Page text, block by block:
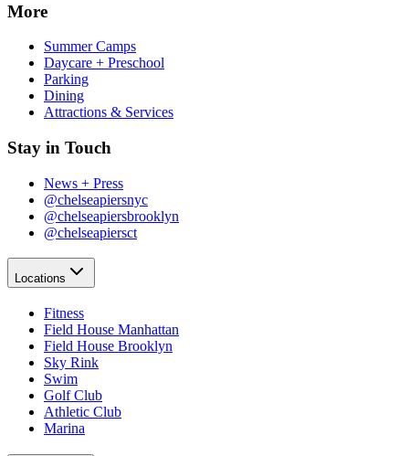
More​​​​‌ ‍ ​‍​‍‌‍ ‌ ​‍‌‍‍‌‌‍‌ ‌‍‍‌‌‍ ‍​‍​‍​ ‍‍​‍​‍‌ ​ ‌‍​‌‌‍ ‍‌‍‍‌‌ ‌​‌ ‍‌​‍ ‍‌‍‍‌‌‍ ​‍​‍​‍ ​​‍​‍‌‍‍​‌ ​‍‌‍‌‌‌‍‌‍​‍​‍​ ‍‍​‍​‍‌‍‍​‌ ‌​‌ ‌​‌ ​​‌ ​ ​ ‍‍​‍ ​‍ ‌‍​ ‌‍‍​‌‍‌‌‌‍ ​‌ ​ ‌‍‌‌‌‍​‌‌ ​​‌‍‍‌‌‍‌‌‌ ​‍‌ ​ ​‍ ‍‌ ​ ‌‍​‌‌‍ ‍‌‍‍‌‌ ‌​‌ ‍‌​‍ ‍‌ ​ ‌ ‌​‌ ‌‌‌‍‌​‌‍‍‌‌‍ ​‍ ‌‍‍‌‌‍ ‍‌ ‌​‌‍‌‌‌‍ ‍‌ ‌​​‍ ‌‍‌‌‌‍‌​‌‍‍‌‌ ‌​​‍ ‌‍ ‌‌‍ ‌‍‌​‌‍‌‌​ ‌‌ ​​‌ ​‍‌‍‌‌‌ ​ ‌‍‌‌‌‍ ‍‌ ‌​‌‍​‌‌ ‌​‌‍‍‌‌‍ ‌‍ ‍​ ‍ ‌‍‍‌‌‍‌​​ ‌‌‍‌‍‌‍ ‌‍ ‌ ‌​‌‍‌‌‌ ​‍​ ‍ ‌ ‌​‌ ‍‌‌ ​​‌‍‌‌​ ‌‌‍‌‍‌‍ ‌‍ ‌ ‌​‌‍‌‌‌ ​‍​ ‍ ‌ ​​‌‍​‌‌ ‌​‌‍‍​​ ‌‌‍​ ‌‍ ‌‍ ​‌ ‌‌‌‍ ‌‌‍ ‍‌ ​ ​‍‌‌​ ‌‌‌​​‍‌‌ ‌‍‍ ‌‍‌‌‌ ‍‌​‍‌‌​ ​ ‌​‌​​‍‌‌​ ​ ‌​‌​​‍‌‌​ ​‍​ ​‍​ ‌‌​ ​ ​ ‌‌​ ‍‌‌‍​ ​ ​‍‌‍‌​​ ‍​‌‍​‌​ ‍​​ ​ ​ ​ ​‍‌‌​ ​‍​ ​‍​‍‌‌​ ‌‌‌​‌​​‍ ‍‌ ‌​‌‍‍‌‌ ‌​‌‍ ​‌‍‌‌​ ‌‍​‍‌‍​‌‌ ​ ‌‍‌‌‌‌‌‌‌ ​‍‌‍ ​​ ‌‌‍‍​‌ ‌​‌ ‌​‌ ​​‌ ​ ​‍‌‌​ ​ ‌​​‌​‍‌‌​ ​‍‌​‌‍​‍‌‌​ ​‍‌​‌‍‌‍​ ‌‍‍​‌‍‌‌‌‍ ​‌ ​ ‌‍‌‌‌‍​‌‌ ​​‌‍‍‌‌‍‌‌‌ ​‍‌ ​ ​‍ ‍‌ ​ ‌‍​‌‌‍ ‍‌‍‍‌‌ ‌​‌ ‍‌​‍ ‍‌ ​ ‌ ‌​‌ ‌‌‌‍‌​‌‍‍‌‌‍ ​‍‌‍‌‍‍‌‌‍‌​​ ‌‌‍‌‍‌‍ ‌‍ ‌ ‌​‌‍‌‌‌ ​‍​‍‌‍‌ ‌​‌ ‍‌‌ ​​‌‍‌‌​ ‌‌‍‌‍‌‍ ‌‍ ‌ ‌​‌‍‌‌‌ ​‍​‍‌‍‌ ​​‌‍​‌‌ ‌​‌‍‍​​ ‌‌‍​ ‌‍ ‌‍ ​‌ ‌‌‌‍ ‌‌‍ ‍‌ ​ ​‍‌‌​ ‌‌‌​​‍‌‌ ‌‍‍ ‌‍‌‌‌ ‍‌​‍‌‌​ ​ ‌​‌​​‍‌‌​ ​ ‌​‌​​‍‌‌​ ​‍​ ​‍​ ‌‌​ ​ ​ ‌‌​ ‍‌‌‍​ ​ ​‍‌‍‌​​ ‍​‌‍​‌​ ‍​​ ​ ​ ​ ​‍‌‌​ ​‍​ ​‍​‍‌‌​ ‌‌‌​‌​​‍ ‍‌ ‌​‌‍‍‌‌ ‌​‌‍ ​‌‍‌‌​‍‌‍‌ ​​‌‍‌‌‌ ​‍‌ ​ ‌ ​​‌‍‌‌‌‍​ ‌ ‌​‌‍‍‌‌ ‌‍‌‍‌‌​ ‌‌ ​​‌ ‌‌‌‍​‍‌‍ ​‌‍‍‌‌ ​ ‌‍‍​‌‍‌‌‌‍‌​​‍​‍‌ ‌
Summer Camps​​​​‌ ‍ ​‍​‍‌‍ ‌ ​‍‌‍‍‌‌‍‌ ‌‍‍‌‌‍ ‍​‍​‍​ ‍‍​‍​‍‌ ​ ‌‍​‌‌‍ ‍‌‍‍‌‌ ‌​‌ ‍‌​‍ ‍‌‍‍‌‌‍ ​‍​‍​‍ ​​‍​‍‌‍‍​‌ ​‍‌‍‌‌‌‍‌‍​‍​‍​ ‍‍​‍​‍‌‍‍​‌ ‌​‌ ‌​‌ ​​‌ ​ ​ ‍‍​‍ ​‍ ‌‍​ ‌‍‍​‌‍‌‌‌‍ ​‌ ​ ‌‍‌‌‌‍​‌‌ ​​‌‍‍‌‌‍‌‌‌ ​‍‌ ​ ​‍ ‍‌ ​ ‌‍​‌‌‍ ‍‌‍‍‌‌ ‌​‌ ‍‌​‍ ‍‌ ​ ‌ ‌​‌ ‌‌‌‍‌​‌‍‍‌‌‍ ​‍ ‌‍‍‌‌‍ ‍‌ ‌​‌‍‌‌‌‍ ‍‌ ‌​​‍ ‌‍‌‌‌‍‌​‌‍‍‌‌ ‌​​‍ ‌‍ ‌‌‍ ‌‍‌​‌‍‌‌​ ‌‌ ​​‌ ​‍‌‍‌‌‌ ​ ‌‍‌‌‌‍ ‍‌ ‌​‌‍​‌‌ ‌​‌‍‍‌‌‍ ‌‍ ‍​ ‍ ‌‍‍‌‌‍‌​​ ‌‌‍‌‍‌‍ ‌‍ ‌ ‌​‌‍‌‌‌ ​‍​ ‍ ‌ ‌​‌ ‍‌‌ ​​‌‍‌‌​ ‌‌‍‌‍‌‍ ‌‍ ‌ ‌​‌‍‌‌‌ ​‍​ ‍ ‌ ​​‌‍​‌‌ ‌​‌‍‍​​ ‌‌‍​ ‌‍ ‌‍ ​‌ ‌‌‌‍ ‌‌‍ ‍‌ ​ ​‍‌‌​ ‌‌‌​​‍‌‌ ‌‍‍ ‌‍‌‌‌ ‍‌​‍‌‌​ ​ ‌​‌​​‍‌‌​ ​ ‌​‌​​‍‌‌​ ​‍​ ​‍​ ‌‌​ ​ ​ ‌‌​ ‍‌‌‍​ ​ ​‍‌‍‌​​ ‍​‌‍​‌​ ‍​​ ​ ​ ​ ​‍‌‌​ ​‍​ ​‍​‍‌‌​ ‌‌‌​‌​​‍ ‍‌‍ ​‌‍‍‌‌‍ ‍‌‍‍ ‌ ​ ​‍‌‌​ ‌‌‌​​‍‌‌ ‌‍‍ ‌‍‌‌‌ ‍‌​‍‌‌​ ​ ‌​‌​​‍‌‌​ ​ ‌​‌​​‍‌‌​ ​‍​ ​‍‌‍​ ​ ‌​‌‍​ ‌‍​‌‌‍​ ​ ​​‌‍​‌​ ‌​​ ‌ ​ ‍‌​ ‌‍‌‍‌​​‍‌‌​ ​‍​ ​‍​‍‌‌​ ‌‌‌​‌​​‍ ‍‌‍ ‍‌‍​‌‌‍ ‌‌‍‌‌​ ‌‍​‍‌‍​‌‌ ​ ‌‍‌‌‌‌‌‌‌ ​‍‌‍ ​​ ‌‌‍‍​‌ ‌​‌ ‌​‌ ​​‌ ​ ​‍‌‌​ ​ ‌​​‌​‍‌‌​ ​‍‌​‌‍​‍‌‌​ ​‍‌​‌‍‌‍​ ‌‍‍​‌‍‌‌‌‍ ​‌ ​ ‌‍‌‌‌‍​‌‌ ​​‌‍‍‌‌‍‌‌‌ ​‍‌ ​ ​‍ ‍‌ ​ ‌‍​‌‌‍ ‍‌‍‍‌‌ ‌​‌ ‍‌​‍ ‍‌ ​ ‌ ‌​‌ ‌‌‌‍‌​‌‍‍‌‌‍ ​‍‌‍‌‍‍‌‌‍‌​​ ‌‌‍‌‍‌‍ ‌‍ ‌ ‌​‌‍‌‌‌ ​‍​‍‌‍‌ ‌​‌ ‍‌‌ ​​‌‍‌‌​ ‌‌‍‌‍‌‍ ‌‍ ‌ ‌​‌‍‌‌‌ ​‍​‍‌‍‌ ​​‌‍​‌‌ ‌​‌‍‍​​ ‌‌‍​ ‌‍ ‌‍ ​‌ ‌‌‌‍ ‌‌‍ ‍‌ ​ ​‍‌‌​ ‌‌‌​​‍‌‌ ‌‍‍ ‌‍‌‌‌ ‍‌​‍‌‌​ ​ ‌​‌​​‍‌‌​ ​ ‌​‌​​‍‌‌​ ​‍​ ​‍​ ‌‌​ ​ ​ ‌‌​ ‍‌‌‍​ ​ ​‍‌‍‌​​ ‍​‌‍​‌​ ‍​​ ​ ​ ​ ​‍‌‌​ ​‍​ ​‍​‍‌‌​ ‌‌‌​‌​​‍ ‍‌‍ ​‌‍‍‌‌‍ ‍‌‍‍ ‌ ​ ​‍‌‌​ ‌‌‌​​‍‌‌ ‌‍‍ ‌‍‌‌‌ ‍‌​‍‌‌​ ​ ‌​‌​​‍‌‌​ ​ ‌​‌​​‍‌‌​ ​‍​ ​‍‌‍​ ​ ‌​‌‍​ ‌‍​‌‌‍​ ​ ​​‌‍​‌​ ‌​​ ‌ ​ ‍‌​ ‌‍‌‍‌​​‍‌‌​ ​‍​ ​‍​‍‌‌​ ‌‌‌​‌​​‍ ‍‌‍ ‍‌‍​‌‌‍ ‌‌‍‌‌​‍‌‍‌ ​​‌‍‌‌‌ ​‍‌ ​ ‌ ​​‌‍‌‌‌‍​ ‌ ‌​‌‍‍‌‌ ‌‍‌‍‌‌​ ‌‌ ​​‌ ‌‌‌‍​‍‌‍ ​‌‍‍‌‌ ​ ‌‍‍​‌‍‌‌‌‍‌​​‍​‍‌ ‌
Daycare + Preschool​​​​‌ ‍ ​‍​‍‌‍ ‌ ​‍‌‍‍‌‌‍‌ ‌‍‍‌‌‍ ‍​‍​‍​ ‍‍​‍​‍‌ ​ ‌‍​‌‌‍ ‍‌‍‍‌‌ ‌​‌ ‍‌​‍ ‍‌‍‍‌‌‍ ​‍​‍​‍ ​​‍​‍‌‍‍​‌ ​‍‌‍‌‌‌‍‌‍​‍​‍​ ‍‍​‍​‍‌‍‍​‌ ‌​‌ ‌​‌ ​​‌ ​ ​ ‍‍​‍ ​‍ ‌‍​ ‌‍‍​‌‍‌‌‌‍ ​‌ ​ ‌‍‌‌‌‍​‌‌ ​​‌‍‍‌‌‍‌‌‌ ​‍‌ ​ ​‍ ‍‌ ​ ‌‍​‌‌‍ ‍‌‍‍‌‌ ‌​‌ ‍‌​‍ ‍‌ ​ ‌ ‌​‌ ‌‌‌‍‌​‌‍‍‌‌‍ ​‍ ‌‍‍‌‌‍ ‍‌ ‌​‌‍‌‌‌‍ ‍‌ ‌​​‍ ‌‍‌‌‌‍‌​‌‍‍‌‌ ‌​​‍ ‌‍ ‌‌‍ ‌‍‌​‌‍‌‌​ ‌‌ ​​‌ ​‍‌‍‌‌‌ ​ ‌‍‌‌‌‍ ‍‌ ‌​‌‍​‌‌ ‌​‌‍‍‌‌‍ ‌‍ ‍​ ‍ ‌‍‍‌‌‍‌​​ ‌‌‍‌‍‌‍ ‌‍ ‌ ‌​‌‍‌‌‌ ​‍​ ‍ ‌ ‌​‌ ‍‌‌ ​​‌‍‌‌​ ‌‌‍‌‍‌‍ ‌‍ ‌ ‌​‌‍‌‌‌ ​‍​ ‍ ‌ ​​‌‍​‌‌ ‌​‌‍‍​​ ‌‌‍​ ‌‍ ‌‍ ​‌ ‌‌‌‍ ‌‌‍ ‍‌ ​ ​‍‌‌​ ‌‌‌​​‍‌‌ ‌‍‍ ‌‍‌‌‌ ‍‌​‍‌‌​ ​ ‌​‌​​‍‌‌​ ​ ‌​‌​​‍‌‌​ ​‍​ ​‍​ ‌‌​ ​ ​ ‌‌​ ‍‌‌‍​ ​ ​‍‌‍‌​​ ‍​‌‍​‌​ ‍​​ ​ ​ ​ ​‍‌‌​ ​‍​ ​‍​‍‌‌​ ‌‌‌​‌​​‍ ‍‌‍ ​‌‍‍‌‌‍ ‍‌‍‍ ‌ ​ ​‍‌‌​ ‌‌‌​​‍‌‌ ‌‍‍ ‌‍‌‌‌ ‍‌​‍‌‌​ ​ ‌​‌​​‍‌‌​ ​ ‌​‌​​‍‌‌​ ​‍​ ​‍​ ​ ​ ​‌​ ‍​​ ​ ​ ​ ​ ​‍​ ​ ‌‍​‌​ ‌‍​ ‌‍​ ‌‍‌‍​‌​‍‌‌​ ​‍​ ​‍​‍‌‌​ ‌‌‌​‌​​‍ ‍‌‍ ‍‌‍​‌‌‍ ‌‌‍‌‌​ ‌‍​‍‌‍​‌‌ ​ ‌‍‌‌‌‌‌‌‌ ​‍‌‍ ​​ ‌‌‍‍​‌ ‌​‌ ‌​‌ ​​‌ ​ ​‍‌‌​ ​ ‌​​‌​‍‌‌​ ​‍‌​‌‍​‍‌‌​ ​‍‌​‌‍‌‍​ ‌‍‍​‌‍‌‌‌‍ ​‌ ​ ‌‍‌‌‌‍​‌‌ ​​‌‍‍‌‌‍‌‌‌ ​‍‌ ​ ​‍ ‍‌ ​ ‌‍​‌‌‍ ‍‌‍‍‌‌ ‌​‌ ‍‌​‍ ‍‌ ​ ‌ ‌​‌ ‌‌‌‍‌​‌‍‍‌‌‍ ​‍‌‍‌‍‍‌‌‍‌​​ ‌‌‍‌‍‌‍ ‌‍ ‌ ‌​‌‍‌‌‌ ​‍​‍‌‍‌ ‌​‌ ‍‌‌ ​​‌‍‌‌​ ‌‌‍‌‍‌‍ ‌‍ ‌ ‌​‌‍‌‌‌ ​‍​‍‌‍‌ ​​‌‍​‌‌ ‌​‌‍‍​​ ‌‌‍​ ‌‍ ‌‍ ​‌ ‌‌‌‍ ‌‌‍ ‍‌ ​ ​‍‌‌​ ‌‌‌​​‍‌‌ ‌‍‍ ‌‍‌‌‌ ‍‌​‍‌‌​ ​ ‌​‌​​‍‌‌​ ​ ‌​‌​​‍‌‌​ ​‍​ ​‍​ ‌‌​ ​ ​ ‌‌​ ‍‌‌‍​ ​ ​‍‌‍‌​​ ‍​‌‍​‌​ ‍​​ ​ ​ ​ ​‍‌‌​ ​‍​ ​‍​‍‌‌​ ‌‌‌​‌​​‍ ‍‌‍ ​‌‍‍‌‌‍ ‍‌‍‍ ‌ ​ ​‍‌‌​ ‌‌‌​​‍‌‌ ‌‍‍ ‌‍‌‌‌ ‍‌​‍‌‌​ ​ ‌​‌​​‍‌‌​ ​ ‌​‌​​‍‌‌​ ​‍​ ​‍​ ​ ​ ​‌​ ‍​​ ​ ​ ​ ​ ​‍​ ​ ‌‍​‌​ ‌‍​ ‌‍​ ‌‍‌‍​‌​‍‌‌​ ​‍​ ​‍​‍‌‌​ ‌‌‌​‌​​‍ ‍‌‍ ‍‌‍​‌‌‍ ‌‌‍‌‌​‍‌‍‌ ​​‌‍‌‌‌ ​‍‌ ​ ‌ ​​‌‍‌‌‌‍​ ‌ ‌​‌‍‍‌‌ ‌‍‌‍‌‌​ ‌‌ ​​‌ ‌‌‌‍​‍‌‍ ​‌‍‍‌‌ ​ ‌‍‍​‌‍‌‌‌‍‌​​‍​‍‌ ‌
Parking​​​​‌ ‍ ​‍​‍‌‍ ‌ ​‍‌‍‍‌‌‍‌ ‌‍‍‌‌‍ ‍​‍​‍​ ‍‍​‍​‍‌ ​ ‌‍​‌‌‍ ‍‌‍‍‌‌ ‌​‌ ‍‌​‍ ‍‌‍‍‌‌‍ ​‍​‍​‍ ​​‍​‍‌‍‍​‌ ​‍‌‍‌‌‌‍‌‍​‍​‍​ ‍‍​‍​‍‌‍‍​‌ ‌​‌ ‌​‌ ​​‌ ​ ​ ‍‍​‍ ​‍ ‌‍​ ‌‍‍​‌‍‌‌‌‍ ​‌ ​ ‌‍‌‌‌‍​‌‌ ​​‌‍‍‌‌‍‌‌‌ ​‍‌ ​ ​‍ ‍‌ ​ ‌‍​‌‌‍ ‍‌‍‍‌‌ ‌​‌ ‍‌​‍ ‍‌ ​ ‌ ‌​‌ ‌‌‌‍‌​‌‍‍‌‌‍ ​‍ ‌‍‍‌‌‍ ‍‌ ‌​‌‍‌‌‌‍ ‍‌ ‌​​‍ ‌‍‌‌‌‍‌​‌‍‍‌‌ ‌​​‍ ‌‍ ‌‌‍ ‌‍‌​‌‍‌‌​ ‌‌ ​​‌ ​‍‌‍‌‌‌ ​ ‌‍‌‌‌‍ ‍‌ ‌​‌‍​‌‌ ‌​‌‍‍‌‌‍ ‌‍ ‍​ ‍ ‌‍‍‌‌‍‌​​ ‌‌‍‌‍‌‍ ‌‍ ‌ ‌​‌‍‌‌‌ ​‍​ ‍ ‌ ‌​‌ ‍‌‌ ​​‌‍‌‌​ ‌‌‍‌‍‌‍ ‌‍ ‌ ‌​‌‍‌‌‌ ​‍​ ‍ ‌ ​​‌‍​‌‌ ‌​‌‍‍​​ ‌‌‍​ ‌‍ ‌‍ ​‌ ‌‌‌‍ ‌‌‍ ‍‌ ​ ​‍‌‌​ ‌‌‌​​‍‌‌ ‌‍‍ ‌‍‌‌‌ ‍‌​‍‌‌​ ​ ‌​‌​​‍‌‌​ ​ ‌​‌​​‍‌‌​ ​‍​ ​‍​ ‌‌​ ​ ​ ‌‌​ ‍‌‌‍​ ​ ​‍‌‍‌​​ ‍​‌‍​‌​ ‍​​ ​ ​ ​ ​‍‌‌​ ​‍​ ​‍​‍‌‌​ ‌‌‌​‌​​‍ ‍‌‍ ​‌‍‍‌‌‍ ‍‌‍‍ ‌ ​ ​‍‌‌​ ‌‌‌​​‍‌‌ ‌‍‍ ‌‍‌‌‌ ‍‌​‍‌‌​ ​ ‌​‌​​‍‌‌​ ​ ‌​‌​​‍‌‌​ ​‍​ ​‍‌‍​‍​ ​​‌‍‌‍​ ‌‍‌‍‌‍​ ​‌‌‍‌‌‌‍‌‍​ ‌ ​ ​‌‌‍‌‍‌‍‌​​‍‌‌​ ​‍​ ​‍​‍‌‌​ ‌‌‌​‌​​‍ ‍‌‍ ‍‌‍​‌‌‍ ‌‌‍‌‌​ ‌‍​‍‌‍​‌‌ ​ ‌‍‌‌‌‌‌‌‌ ​‍‌‍ ​​ ‌‌‍‍​‌ ‌​‌ ‌​‌ ​​‌ ​ ​‍‌‌​ ​ ‌​​‌​‍‌‌​ ​‍‌​‌‍​‍‌‌​ ​‍‌​‌‍‌‍​ ‌‍‍​‌‍‌‌‌‍ ​‌ ​ ‌‍‌‌‌‍​‌‌ ​​‌‍‍‌‌‍‌‌‌ ​‍‌ ​ ​‍ ‍‌ ​ ‌‍​‌‌‍ ‍‌‍‍‌‌ ‌​‌ ‍‌​‍ ‍‌ ​ ‌ ‌​‌ ‌‌‌‍‌​‌‍‍‌‌‍ ​‍‌‍‌‍‍‌‌‍‌​​ ‌‌‍‌‍‌‍ ‌‍ ‌ ‌​‌‍‌‌‌ ​‍​‍‌‍‌ ‌​‌ ‍‌‌ ​​‌‍‌‌​ ‌‌‍‌‍‌‍ ‌‍ ‌ ‌​‌‍‌‌‌ ​‍​‍‌‍‌ ​​‌‍​‌‌ ‌​‌‍‍​​ ‌‌‍​ ‌‍ ‌‍ ​‌ ‌‌‌‍ ‌‌‍ ‍‌ ​ ​‍‌‌​ ‌‌‌​​‍‌‌ ‌‍‍ ‌‍‌‌‌ ‍‌​‍‌‌​ ​ ‌​‌​​‍‌‌​ ​ ‌​‌​​‍‌‌​ ​‍​ ​‍​ ‌‌​ ​ ​ ‌‌​ ‍‌‌‍​ ​ ​‍‌‍‌​​ ‍​‌‍​‌​ ‍​​ ​ ​ ​ ​‍‌‌​ ​‍​ ​‍​‍‌‌​ ‌‌‌​‌​​‍ ‍‌‍ ​‌‍‍‌‌‍ ‍‌‍‍ ‌ ​ ​‍‌‌​ ‌‌‌​​‍‌‌ ‌‍‍ ‌‍‌‌‌ ‍‌​‍‌‌​ ​ ‌​‌​​‍‌‌​ ​ ‌​‌​​‍‌‌​ ​‍​ ​‍‌‍​‍​ ​​‌‍‌‍​ ‌‍‌‍‌‍​ ​‌‌‍‌‌‌‍‌‍​ ‌ ​ ​‌‌‍‌‍‌‍‌​​‍‌‌​ ​‍​ ​‍​‍‌‌​ ‌‌‌​‌​​‍ ‍‌‍ ‍‌‍​‌‌‍ ‌‌‍‌‌​‍‌‍‌ ​​‌‍‌‌‌ ​‍‌ ​ ‌ ​​‌‍‌‌‌‍​ ‌ ‌​‌‍‍‌‌ ‌‍‌‍‌‌​ ‌‌ ​​‌ ‌‌‌‍​‍‌‍ ​‌‍‍‌‌ ​ ‌‍‍​‌‍‌‌‌‍‌​​‍​‍‌ ‌
Dining​​​​‌ ‍ ​‍​‍‌‍ ‌ ​‍‌‍‍‌‌‍‌ ‌‍‍‌‌‍ ‍​‍​‍​ ‍‍​‍​‍‌ ​ ‌‍​‌‌‍ ‍‌‍‍‌‌ ‌​‌ ‍‌​‍ ‍‌‍‍‌‌‍ ​‍​‍​‍ ​​‍​‍‌‍‍​‌ ​‍‌‍‌‌‌‍‌‍​‍​‍​ ‍‍​‍​‍‌‍‍​‌ ‌​‌ ‌​‌ ​​‌ ​ ​ ‍‍​‍ ​‍ ‌‍​ ‌‍‍​‌‍‌‌‌‍ ​‌ ​ ‌‍‌‌‌‍​‌‌ ​​‌‍‍‌‌‍‌‌‌ ​‍‌ ​ ​‍ ‍‌ ​ ‌‍​‌‌‍ ‍‌‍‍‌‌ ‌​‌ ‍‌​‍ ‍‌ ​ ‌ ‌​‌ ‌‌‌‍‌​‌‍‍‌‌‍ ​‍ ‌‍‍‌‌‍ ‍‌ ‌​‌‍‌‌‌‍ ‍‌ ‌​​‍ ‌‍‌‌‌‍‌​‌‍‍‌‌ ‌​​‍ ‌‍ ‌‌‍ ‌‍‌​‌‍‌‌​ ‌‌ ​​‌ ​‍‌‍‌‌‌ ​ ‌‍‌‌‌‍ ‍‌ ‌​‌‍​‌‌ ‌​‌‍‍‌‌‍ ‌‍ ‍​ ‍ ‌‍‍‌‌‍‌​​ ‌‌‍‌‍‌‍ ‌‍ ‌ ‌​‌‍‌‌‌ ​‍​ ‍ ‌ ‌​‌ ‍‌‌ ​​‌‍‌‌​ ‌‌‍‌‍‌‍ ‌‍ ‌ ‌​‌‍‌‌‌ ​‍​ ‍ ‌ ​​‌‍​‌‌ ‌​‌‍‍​​ ‌‌‍​ ‌‍ ‌‍ ​‌ ‌‌‌‍ ‌‌‍ ‍‌ ​ ​‍‌‌​ ‌‌‌​​‍‌‌ ‌‍‍ ‌‍‌‌‌ ‍‌​‍‌‌​ ​ ‌​‌​​‍‌‌​ ​ ‌​‌​​‍‌‌​ ​‍​ ​‍​ ‌‌​ ​ ​ ‌‌​ ‍‌‌‍​ ​ ​‍‌‍‌​​ ‍​‌‍​‌​ ‍​​ ​ ​ ​ ​‍‌‌​ ​‍​ ​‍​‍‌‌​ ‌‌‌​‌​​‍ ‍‌‍ ​‌‍‍‌‌‍ ‍‌‍‍ ‌ ​ ​‍‌‌​ ‌‌‌​​‍‌‌ ‌‍‍ ‌‍‌‌‌ ‍‌​‍‌‌​ ​ ‌​‌​​‍‌‌​ ​ ‌​‌​​‍‌‌​ ​‍​ ​‍​ ‍​‌‍‌‍‌‍‌​​ ‌‍​ ‍‌‌‍​‍‌‍‌‌​ ‌ ‌‍‌‍​ ‌​​ ‌​​ ​‍​‍‌‌​ ​‍​ ​‍​‍‌‌​ ‌‌‌​‌​​‍ ‍‌‍ ‍‌‍​‌‌‍ ‌‌‍‌‌​ ‌‍​‍‌‍​‌‌ ​ ‌‍‌‌‌‌‌‌‌ ​‍‌‍ ​​ ‌‌‍‍​‌ ‌​‌ ‌​‌ ​​‌ ​ ​‍‌‌​ ​ ‌​​‌​‍‌‌​ ​‍‌​‌‍​‍‌‌​ ​‍‌​‌‍‌‍​ ‌‍‍​‌‍‌‌‌‍ ​‌ ​ ‌‍‌‌‌‍​‌‌ ​​‌‍‍‌‌‍‌‌‌ ​‍‌ ​ ​‍ ‍‌ ​ ‌‍​‌‌‍ ‍‌‍‍‌‌ ‌​‌ ‍‌​‍ ‍‌ ​ ‌ ‌​‌ ‌‌‌‍‌​‌‍‍‌‌‍ ​‍‌‍‌‍‍‌‌‍‌​​ ‌‌‍‌‍‌‍ ‌‍ ‌ ‌​‌‍‌‌‌ ​‍​‍‌‍‌ ‌​‌ ‍‌‌ ​​‌‍‌‌​ ‌‌‍‌‍‌‍ ‌‍ ‌ ‌​‌‍‌‌‌ ​‍​‍‌‍‌ ​​‌‍​‌‌ ‌​‌‍‍​​ ‌‌‍​ ‌‍ ‌‍ ​‌ ‌‌‌‍ ‌‌‍ ‍‌ ​ ​‍‌‌​ ‌‌‌​​‍‌‌ ‌‍‍ ‌‍‌‌‌ ‍‌​‍‌‌​ ​ ‌​‌​​‍‌‌​ ​ ‌​‌​​‍‌‌​ ​‍​ ​‍​ ‌‌​ ​ ​ ‌‌​ ‍‌‌‍​ ​ ​‍‌‍‌​​ ‍​‌‍​‌​ ‍​​ ​ ​ ​ ​‍‌‌​ ​‍​ ​‍​‍‌‌​ ‌‌‌​‌​​‍ ‍‌‍ ​‌‍‍‌‌‍ ‍‌‍‍ ‌ ​ ​‍‌‌​ ‌‌‌​​‍‌‌ ‌‍‍ ‌‍‌‌‌ ‍‌​‍‌‌​ ​ ‌​‌​​‍‌‌​ ​ ‌​‌​​‍‌‌​ ​‍​ ​‍​ ‍​‌‍‌‍‌‍‌​​ ‌‍​ ‍‌‌‍​‍‌‍‌‌​ ‌ ‌‍‌‍​ ‌​​ ‌​​ ​‍​‍‌‌​ ​‍​ ​‍​‍‌‌​ ‌‌‌​‌​​‍ ‍‌‍ ‍‌‍​‌‌‍ ‌‌‍‌‌​‍‌‍‌ ​​‌‍‌‌‌ ​‍‌ ​ ‌ ​​‌‍‌‌‌‍​ ‌ ‌​‌‍‍‌‌ ‌‍‌‍‌‌​ ‌‌ ​​‌ ‌‌‌‍​‍‌‍ ​‌‍‍‌‌ ​ ‌‍‍​‌‍‌‌‌‍‌​​‍​‍‌ ‌
Attractions & Services​​​​‌ ‍ ​‍​‍‌‍ ‌ ​‍‌‍‍‌‌‍‌ ‌‍‍‌‌‍ ‍​‍​‍​ ‍‍​‍​‍‌ ​ ‌‍​‌‌‍ ‍‌‍‍‌‌ ‌​‌ ‍‌​‍ ‍‌‍‍‌‌‍ ​‍​‍​‍ ​​‍​‍‌‍‍​‌ ​‍‌‍‌‌‌‍‌‍​‍​‍​ ‍‍​‍​‍‌‍‍​‌ ‌​‌ ‌​‌ ​​‌ ​ ​ ‍‍​‍ ​‍ ‌‍​ ‌‍‍​‌‍‌‌‌‍ ​‌ ​ ‌‍‌‌‌‍​‌‌ ​​‌‍‍‌‌‍‌‌‌ ​‍‌ ​ ​‍ ‍‌ ​ ‌‍​‌‌‍ ‍‌‍‍‌‌ ‌​‌ ‍‌​‍ ‍‌ ​ ‌ ‌​‌ ‌‌‌‍‌​‌‍‍‌‌‍ ​‍ ‌‍‍‌‌‍ ‍‌ ‌​‌‍‌‌‌‍ ‍‌ ‌​​‍ ‌‍‌‌‌‍‌​‌‍‍‌‌ ‌​​‍ ‌‍ ‌‌‍ ‌‍‌​‌‍‌‌​ ‌‌ ​​‌ ​‍‌‍‌‌‌ ​ ‌‍‌‌‌‍ ‍‌ ‌​‌‍​‌‌ ‌​‌‍‍‌‌‍ ‌‍ ‍​ ‍ ‌‍‍‌‌‍‌​​ ‌‌‍‌‍‌‍ ‌‍ ‌ ‌​‌‍‌‌‌ ​‍​ ‍ ‌ ‌​‌ ‍‌‌ ​​‌‍‌‌​ ‌‌‍‌‍‌‍ ‌‍ ‌ ‌​‌‍‌‌‌ ​‍​ ‍ ‌ ​​‌‍​‌‌ ‌​‌‍‍​​ ‌‌‍​ ‌‍ ‌‍ ​‌ ‌‌‌‍ ‌‌‍ ‍‌ ​ ​‍‌‌​ ‌‌‌​​‍‌‌ ‌‍‍ ‌‍‌‌‌ ‍‌​‍‌‌​ ​ ‌​‌​​‍‌‌​ ​ ‌​‌​​‍‌‌​ ​‍​ ​‍​ ‌‌​ ​ ​ ‌‌​ ‍‌‌‍​ ​ ​‍‌‍‌​​ ‍​‌‍​‌​ ‍​​ ​ ​ ​ ​‍‌‌​ ​‍​ ​‍​‍‌‌​ ‌‌‌​‌​​‍ ‍‌‍ ​‌‍‍‌‌‍ ‍‌‍‍ ‌ ​ ​‍‌‌​ ‌‌‌​​‍‌‌ ‌‍‍ ‌‍‌‌‌ ‍‌​‍‌‌​ ​ ‌​‌​​‍‌‌​ ​ ‌​‌​​‍‌‌​ ​‍​ ​‍​ ​​​ ​ ​ ‍‌​ ‍‌​ ​‍​ ‌​‌‍​‍​ ‌ ​ ​‍​ ‌ ‌‍​‍‌‍‌​​‍‌‌​ ​‍​ ​‍​‍‌‌​ ‌‌‌​‌​​‍ ‍‌‍ ‍‌‍​‌‌‍ ‌‌‍‌‌​ ‌‍​‍‌‍​‌‌ ​ ‌‍‌‌‌‌‌‌‌ ​‍‌‍ ​​ ‌‌‍‍​‌ ‌​‌ ‌​‌ ​​‌ ​ ​‍‌‌​ ​ ‌​​‌​‍‌‌​ ​‍‌​‌‍​‍‌‌​ ​‍‌​‌‍‌‍​ ‌‍‍​‌‍‌‌‌‍ ​‌ ​ ‌‍‌‌‌‍​‌‌ ​​‌‍‍‌‌‍‌‌‌ ​‍‌ ​ ​‍ ‍‌ ​ ‌‍​‌‌‍ ‍‌‍‍‌‌ ‌​‌ ‍‌​‍ ‍‌ ​ ‌ ‌​‌ ‌‌‌‍‌​‌‍‍‌‌‍ ​‍‌‍‌‍‍‌‌‍‌​​ ‌‌‍‌‍‌‍ ‌‍ ‌ ‌​‌‍‌‌‌ ​‍​‍‌‍‌ ‌​‌ ‍‌‌ ​​‌‍‌‌​ ‌‌‍‌‍‌‍ ‌‍ ‌ ‌​‌‍‌‌‌ ​‍​‍‌‍‌ ​​‌‍​‌‌ ‌​‌‍‍​​ ‌‌‍​ ‌‍ ‌‍ ​‌ ‌‌‌‍ ‌‌‍ ‍‌ ​ ​‍‌‌​ ‌‌‌​​‍‌‌ ‌‍‍ ‌‍‌‌‌ ‍‌​‍‌‌​ ​ ‌​‌​​‍‌‌​ ​ ‌​‌​​‍‌‌​ ​‍​ ​‍​ ‌‌​ ​ ​ ‌‌​ ‍‌‌‍​ ​ ​‍‌‍‌​​ ‍​‌‍​‌​ ‍​​ ​ ​ ​ ​‍‌‌​ ​‍​ ​‍​‍‌‌​ ‌‌‌​‌​​‍ ‍‌‍ ​‌‍‍‌‌‍ ‍‌‍‍ ‌ ​ ​‍‌‌​ ‌‌‌​​‍‌‌ ‌‍‍ ‌‍‌‌‌ ‍‌​‍‌‌​ ​ ‌​‌​​‍‌‌​ ​ ‌​‌​​‍‌‌​ ​‍​ ​‍​ ​​​ ​ ​ ‍‌​ ‍‌​ ​‍​ ‌​‌‍​‍​ ‌ ​ ​‍​ ‌ ‌‍​‍‌‍‌​​‍‌‌​ ​‍​ ​‍​‍‌‌​ ‌‌‌​‌​​‍ ‍‌‍ ‍‌‍​‌‌‍ ‌‌‍‌‌​‍‌‍‌ ​​‌‍‌‌‌ ​‍‌ ​ ‌ ​​‌‍‌‌‌‍​ ‌ ‌​‌‍‍‌‌ ‌‍‌‍‌‌​ ‌‌ ​​‌ ‌‌‌‍​‍‌‍ ​‌‍‍‌‌ ​ ‌‍‍​‌‍‌‌‌‍‌​​‍​‍‌ ‌
Stay in Touch​​​​‌ ‍ ​‍​‍‌‍ ‌ ​‍‌‍‍‌‌‍‌ ‌‍‍‌‌‍ ‍​‍​‍​ ‍‍​‍​‍‌ ​ ‌‍​‌‌‍ ‍‌‍‍‌‌ ‌​‌ ‍‌​‍ ‍‌‍‍‌‌‍ ​‍​‍​‍ ​​‍​‍‌‍‍​‌ ​‍‌‍‌‌‌‍‌‍​‍​‍​ ‍‍​‍​‍‌‍‍​‌ ‌​‌ ‌​‌ ​​‌ ​ ​ ‍‍​‍ ​‍ ‌‍​ ‌‍‍​‌‍‌‌‌‍ ​‌ ​ ‌‍‌‌‌‍​‌‌ ​​‌‍‍‌‌‍‌‌‌ ​‍‌ ​ ​‍ ‍‌ ​ ‌‍​‌‌‍ ‍‌‍‍‌‌ ‌​‌ ‍‌​‍ ‍‌ ​ ‌ ‌​‌ ‌‌‌‍‌​‌‍‍‌‌‍ ​‍ ‌‍‍‌‌‍ ‍‌ ‌​‌‍‌‌‌‍ ‍‌ ‌​​‍ ‌‍‌‌‌‍‌​‌‍‍‌‌ ‌​​‍ ‌‍ ‌‌‍ ‌‍‌​‌‍‌‌​ ‌‌ ​​‌ ​‍‌‍‌‌‌ ​ ‌‍‌‌‌‍ ‍‌ ‌​‌‍​‌‌ ‌​‌‍‍‌‌‍ ‌‍ ‍​ ‍ ‌‍‍‌‌‍‌​​ ‌‌‍‌‍‌‍ ‌‍ ‌ ‌​‌‍‌‌‌ ​‍​ ‍ ‌ ‌​‌ ‍‌‌ ​​‌‍‌‌​ ‌‌‍‌‍‌‍ ‌‍ ‌ ‌​‌‍‌‌‌ ​‍​ ‍ ‌ ​​‌‍​‌‌ ‌​‌‍‍​​ ‌‌‍​ ‌‍ ‌‍ ​‌ ‌‌‌‍ ‌‌‍ ‍‌ ​ ​‍‌‌​ ‌‌‌​​‍‌‌ ‌‍‍ ‌‍‌‌‌ ‍‌​‍‌‌​ ​ ‌​‌​​‍‌‌​ ​ ‌​‌​​‍‌‌​ ​‍​ ​‍​ ‍​‌‍​‍‌‍‌​​ ​‌‌‍​‍‌‍‌‌‌‍‌‌‌‍‌​‌‍​‌​ ​‍‌‍‌‌‌‍​‌​‍‌‌​ ​‍​ ​‍​‍‌‌​ ‌‌‌​‌​​‍ ‍‌ ‌​‌‍‍‌‌ ‌​‌‍ ​‌‍‌‌​ ‌‍​‍‌‍​‌‌ ​ ‌‍‌‌‌‌‌‌‌ ​‍‌‍ ​​ ‌‌‍‍​‌ ‌​‌ ‌​‌ ​​‌ ​ ​‍‌‌​ ​ ‌​​‌​‍‌‌​ ​‍‌​‌‍​‍‌‌​ ​‍‌​‌‍‌‍​ ‌‍‍​‌‍‌‌‌‍ ​‌ ​ ‌‍‌‌‌‍​‌‌ ​​‌‍‍‌‌‍‌‌‌ ​‍‌ ​ ​‍ ‍‌ ​ ‌‍​‌‌‍ ‍‌‍‍‌‌ ‌​‌ ‍‌​‍ ‍‌ ​ ‌ ‌​‌ ‌‌‌‍‌​‌‍‍‌‌‍ ​‍‌‍‌‍‍‌‌‍‌​​ ‌‌‍‌‍‌‍ ‌‍ ‌ ‌​‌‍‌‌‌ ​‍​‍‌‍‌ ‌​‌ ‍‌‌ ​​‌‍‌‌​ ‌‌‍‌‍‌‍ ‌‍ ‌ ‌​‌‍‌‌‌ ​‍​‍‌‍‌ ​​‌‍​‌‌ ‌​‌‍‍​​ ‌‌‍​ ‌‍ ‌‍ ​‌ ‌‌‌‍ ‌‌‍ ‍‌ ​ ​‍‌‌​ ‌‌‌​​‍‌‌ ‌‍‍ ‌‍‌‌‌ ‍‌​‍‌‌​ ​ ‌​‌​​‍‌‌​ ​ ‌​‌​​‍‌‌​ ​‍​ ​‍​ ‍​‌‍​‍‌‍‌​​ ​‌‌‍​‍‌‍‌‌‌‍‌‌‌‍‌​‌‍​‌​ ​‍‌‍‌‌‌‍​‌​‍‌‌​ ​‍​ ​‍​‍‌‌​ ‌‌‌​‌​​‍ ‍‌ ‌​‌‍‍‌‌ ‌​‌‍ ​‌‍‌‌​‍‌‍‌ ​​‌‍‌‌‌ ​‍‌ ​ ‌ ​​‌‍‌‌‌‍​ ‌ ‌​‌‍‍‌‌ ‌‍‌‍‌‌​ ‌‌ ​​‌ ‌‌‌‍​‍‌‍ ​‌‍‍‌‌ ​ ‌‍‍​‌‍‌‌‌‍‌​​‍​‍‌ ‌
News + Press​​​​‌ ‍ ​‍​‍‌‍ ‌ ​‍‌‍‍‌‌‍‌ ‌‍‍‌‌‍ ‍​‍​‍​ ‍‍​‍​‍‌ ​ ‌‍​‌‌‍ ‍‌‍‍‌‌ ‌​‌ ‍‌​‍ ‍‌‍‍‌‌‍ ​‍​‍​‍ ​​‍​‍‌‍‍​‌ ​‍‌‍‌‌‌‍‌‍​‍​‍​ ‍‍​‍​‍‌‍‍​‌ ‌​‌ ‌​‌ ​​‌ ​ ​ ‍‍​‍ ​‍ ‌‍​ ‌‍‍​‌‍‌‌‌‍ ​‌ ​ ‌‍‌‌‌‍​‌‌ ​​‌‍‍‌‌‍‌‌‌ ​‍‌ ​ ​‍ ‍‌ ​ ‌‍​‌‌‍ ‍‌‍‍‌‌ ‌​‌ ‍‌​‍ ‍‌ ​ ‌ ‌​‌ ‌‌‌‍‌​‌‍‍‌‌‍ ​‍ ‌‍‍‌‌‍ ‍‌ ‌​‌‍‌‌‌‍ ‍‌ ‌​​‍ ‌‍‌‌‌‍‌​‌‍‍‌‌ ‌​​‍ ‌‍ ‌‌‍ ‌‍‌​‌‍‌‌​ ‌‌ ​​‌ ​‍‌‍‌‌‌ ​ ‌‍‌‌‌‍ ‍‌ ‌​‌‍​‌‌ ‌​‌‍‍‌‌‍ ‌‍ ‍​ ‍ ‌‍‍‌‌‍‌​​ ‌‌‍‌‍‌‍ ‌‍ ‌ ‌​‌‍‌‌‌ ​‍​ ‍ ‌ ‌​‌ ‍‌‌ ​​‌‍‌‌​ ‌‌‍‌‍‌‍ ‌‍ ‌ ‌​‌‍‌‌‌ ​‍​ ‍ ‌ ​​‌‍​‌‌ ‌​‌‍‍​​ ‌‌‍​ ‌‍ ‌‍ ​‌ ‌‌‌‍ ‌‌‍ ‍‌ ​ ​‍‌‌​ ‌‌‌​​‍‌‌ ‌‍‍ ‌‍‌‌‌ ‍‌​‍‌‌​ ​ ‌​‌​​‍‌‌​ ​ ‌​‌​​‍‌‌​ ​‍​ ​‍​ ‍​‌‍​‍‌‍‌​​ ​‌‌‍​‍‌‍‌‌‌‍‌‌‌‍‌​‌‍​‌​ ​‍‌‍‌‌‌‍​‌​‍‌‌​ ​‍​ ​‍​‍‌‌​ ‌‌‌​‌​​‍ ‍‌‍ ​‌‍‍‌‌‍ ‍‌‍‍ ‌ ​ ​‍‌‌​ ‌‌‌​​‍‌‌ ‌‍‍ ‌‍‌‌‌ ‍‌​‍‌‌​ ​ ‌​‌​​‍‌‌​ ​ ‌​‌​​‍‌‌​ ​‍​ ​‍‌‍‌‍​ ‌‌​ ​‍​ ‍‌‌‍​‌‌‍‌​​ ‍​‌‍​‍​ ‍‌​ ​‍​ ‌​​ ​ ​‍‌‌​ ​‍​ ​‍​‍‌‌​ ‌‌‌​‌​​‍ ‍‌‍ ‍‌‍​‌‌‍ ‌‌‍‌‌​ ‌‍​‍‌‍​‌‌ ​ ‌‍‌‌‌‌‌‌‌ ​‍‌‍ ​​ ‌‌‍‍​‌ ‌​‌ ‌​‌ ​​‌ ​ ​‍‌‌​ ​ ‌​​‌​‍‌‌​ ​‍‌​‌‍​‍‌‌​ ​‍‌​‌‍‌‍​ ‌‍‍​‌‍‌‌‌‍ ​‌ ​ ‌‍‌‌‌‍​‌‌ ​​‌‍‍‌‌‍‌‌‌ ​‍‌ ​ ​‍ ‍‌ ​ ‌‍​‌‌‍ ‍‌‍‍‌‌ ‌​‌ ‍‌​‍ ‍‌ ​ ‌ ‌​‌ ‌‌‌‍‌​‌‍‍‌‌‍ ​‍‌‍‌‍‍‌‌‍‌​​ ‌‌‍‌‍‌‍ ‌‍ ‌ ‌​‌‍‌‌‌ ​‍​‍‌‍‌ ‌​‌ ‍‌‌ ​​‌‍‌‌​ ‌‌‍‌‍‌‍ ‌‍ ‌ ‌​‌‍‌‌‌ ​‍​‍‌‍‌ ​​‌‍​‌‌ ‌​‌‍‍​​ ‌‌‍​ ‌‍ ‌‍ ​‌ ‌‌‌‍ ‌‌‍ ‍‌ ​ ​‍‌‌​ ‌‌‌​​‍‌‌ ‌‍‍ ‌‍‌‌‌ ‍‌​‍‌‌​ ​ ‌​‌​​‍‌‌​ ​ ‌​‌​​‍‌‌​ ​‍​ ​‍​ ‍​‌‍​‍‌‍‌​​ ​‌‌‍​‍‌‍‌‌‌‍‌‌‌‍‌​‌‍​‌​ ​‍‌‍‌‌‌‍​‌​‍‌‌​ ​‍​ ​‍​‍‌‌​ ‌‌‌​‌​​‍ ‍‌‍ ​‌‍‍‌‌‍ ‍‌‍‍ ‌ ​ ​‍‌‌​ ‌‌‌​​‍‌‌ ‌‍‍ ‌‍‌‌‌ ‍‌​‍‌‌​ ​ ‌​‌​​‍‌‌​ ​ ‌​‌​​‍‌‌​ ​‍​ ​‍‌‍‌‍​ ‌‌​ ​‍​ ‍‌‌‍​‌‌‍‌​​ ‍​‌‍​‍​ ‍‌​ ​‍​ ‌​​ ​ ​‍‌‌​ ​‍​ ​‍​‍‌‌​ ‌‌‌​‌​​‍ ‍‌‍ ‍‌‍​‌‌‍ ‌‌‍‌‌​‍‌‍‌ ​​‌‍‌‌‌ ​‍‌ ​ ‌ ​​‌‍‌‌‌‍​ ‌ ‌​‌‍‍‌‌ ‌‍‌‍‌‌​ ‌‌ ​​‌ ‌‌‌‍​‍‌‍ ​‌‍‍‌‌ ​ ‌‍‍​‌‍‌‌‌‍‌​​‍​‍‌ ‌
@chelseapiersnyc​​​​‌ ‍ ​‍​‍‌‍ ‌ ​‍‌‍‍‌‌‍‌ ‌‍‍‌‌‍ ‍​‍​‍​ ‍‍​‍​‍‌ ​ ‌‍​‌‌‍ ‍‌‍‍‌‌ ‌​‌ ‍‌​‍ ‍‌‍‍‌‌‍ ​‍​‍​‍ ​​‍​‍‌‍‍​‌ ​‍‌‍‌‌‌‍‌‍​‍​‍​ ‍‍​‍​‍‌‍‍​‌ ‌​‌ ‌​‌ ​​‌ ​ ​ ‍‍​‍ ​‍ ‌‍​ ‌‍‍​‌‍‌‌‌‍ ​‌ ​ ‌‍‌‌‌‍​‌‌ ​​‌‍‍‌‌‍‌‌‌ ​‍‌ ​ ​‍ ‍‌ ​ ‌‍​‌‌‍ ‍‌‍‍‌‌ ‌​‌ ‍‌​‍ ‍‌ ​ ‌ ‌​‌ ‌‌‌‍‌​‌‍‍‌‌‍ ​‍ ‌‍‍‌‌‍ ‍‌ ‌​‌‍‌‌‌‍ ‍‌ ‌​​‍ ‌‍‌‌‌‍‌​‌‍‍‌‌ ‌​​‍ ‌‍ ‌‌‍ ‌‍‌​‌‍‌‌​ ‌‌ ​​‌ ​‍‌‍‌‌‌ ​ ‌‍‌‌‌‍ ‍‌ ‌​‌‍​‌‌ ‌​‌‍‍‌‌‍ ‌‍ ‍​ ‍ ‌‍‍‌‌‍‌​​ ‌‌‍‌‍‌‍ ‌‍ ‌ ‌​‌‍‌‌‌ ​‍​ ‍ ‌ ‌​‌ ‍‌‌ ​​‌‍‌‌​ ‌‌‍‌‍‌‍ ‌‍ ‌ ‌​‌‍‌‌‌ ​‍​ ‍ ‌ ​​‌‍​‌‌ ‌​‌‍‍​​ ‌‌‍​ ‌‍ ‌‍ ​‌ ‌‌‌‍ ‌‌‍ ‍‌ ​ ​‍‌‌​ ‌‌‌​​‍‌‌ ‌‍‍ ‌‍‌‌‌ ‍‌​‍‌‌​ ​ ‌​‌​​‍‌‌​ ​ ‌​‌​​‍‌‌​ ​‍​ ​‍​ ‍​‌‍​‍‌‍‌​​ ​‌‌‍​‍‌‍‌‌‌‍‌‌‌‍‌​‌‍​‌​ ​‍‌‍‌‌‌‍​‌​‍‌‌​ ​‍​ ​‍​‍‌‌​ ‌‌‌​‌​​‍ ‍‌‍ ​‌‍‍‌‌‍ ‍‌‍‍ ‌ ​ ​‍‌‌​ ‌‌‌​​‍‌‌ ‌‍‍ ‌‍‌‌‌ ‍‌​‍‌‌​ ​ ‌​‌​​‍‌‌​ ​ ‌​‌​​‍‌‌​ ​‍​ ​‍​ ‌​​ ​ ​ ​​‌‍‌‌‌‍​ ‌‍​‌​ ​​​ ‌​‌‍‌‌‌‍‌‍​ ‌​​ ‍‌​‍‌‌​ ​‍​ ​‍​‍‌‌​ ‌‌‌​‌​​‍ ‍‌‍ ‍‌‍​‌‌‍ ‌‌‍‌‌​ ‌‍​‍‌‍​‌‌ ​ ‌‍‌‌‌‌‌‌‌ ​‍‌‍ ​​ ‌‌‍‍​‌ ‌​‌ ‌​‌ ​​‌ ​ ​‍‌‌​ ​ ‌​​‌​‍‌‌​ ​‍‌​‌‍​‍‌‌​ ​‍‌​‌‍‌‍​ ‌‍‍​‌‍‌‌‌‍ ​‌ ​ ‌‍‌‌‌‍​‌‌ ​​‌‍‍‌‌‍‌‌‌ ​‍‌ ​ ​‍ ‍‌ ​ ‌‍​‌‌‍ ‍‌‍‍‌‌ ‌​‌ ‍‌​‍ ‍‌ ​ ‌ ‌​‌ ‌‌‌‍‌​‌‍‍‌‌‍ ​‍‌‍‌‍‍‌‌‍‌​​ ‌‌‍‌‍‌‍ ‌‍ ‌ ‌​‌‍‌‌‌ ​‍​‍‌‍‌ ‌​‌ ‍‌‌ ​​‌‍‌‌​ ‌‌‍‌‍‌‍ ‌‍ ‌ ‌​‌‍‌‌‌ ​‍​‍‌‍‌ ​​‌‍​‌‌ ‌​‌‍‍​​ ‌‌‍​ ‌‍ ‌‍ ​‌ ‌‌‌‍ ‌‌‍ ‍‌ ​ ​‍‌‌​ ‌‌‌​​‍‌‌ ‌‍‍ ‌‍‌‌‌ ‍‌​‍‌‌​ ​ ‌​‌​​‍‌‌​ ​ ‌​‌​​‍‌‌​ ​‍​ ​‍​ ‍​‌‍​‍‌‍‌​​ ​‌‌‍​‍‌‍‌‌‌‍‌‌‌‍‌​‌‍​‌​ ​‍‌‍‌‌‌‍​‌​‍‌‌​ ​‍​ ​‍​‍‌‌​ ‌‌‌​‌​​‍ ‍‌‍ ​‌‍‍‌‌‍ ‍‌‍‍ ‌ ​ ​‍‌‌​ ‌‌‌​​‍‌‌ ‌‍‍ ‌‍‌‌‌ ‍‌​‍‌‌​ ​ ‌​‌​​‍‌‌​ ​ ‌​‌​​‍‌‌​ ​‍​ ​‍​ ‌​​ ​ ​ ​​‌‍‌‌‌‍​ ‌‍​‌​ ​​​ ‌​‌‍‌‌‌‍‌‍​ ‌​​ ‍‌​‍‌‌​ ​‍​ ​‍​‍‌‌​ ‌‌‌​‌​​‍ ‍‌‍ ‍‌‍​‌‌‍ ‌‌‍‌‌​‍‌‍‌ ​​‌‍‌‌‌ ​‍‌ ​ ‌ ​​‌‍‌‌‌‍​ ‌ ‌​‌‍‍‌‌ ‌‍‌‍‌‌​ ‌‌ ​​‌ ‌‌‌‍​‍‌‍ ​‌‍‍‌‌ ​ ‌‍‍​‌‍‌‌‌‍‌​​‍​‍‌ ‌
@chelseapiersbrooklyn​​​​‌ ‍ ​‍​‍‌‍ ‌ ​‍‌‍‍‌‌‍‌ ‌‍‍‌‌‍ ‍​‍​‍​ ‍‍​‍​‍‌ ​ ‌‍​‌‌‍ ‍‌‍‍‌‌ ‌​‌ ‍‌​‍ ‍‌‍‍‌‌‍ ​‍​‍​‍ ​​‍​‍‌‍‍​‌ ​‍‌‍‌‌‌‍‌‍​‍​‍​ ‍‍​‍​‍‌‍‍​‌ ‌​‌ ‌​‌ ​​‌ ​ ​ ‍‍​‍ ​‍ ‌‍​ ‌‍‍​‌‍‌‌‌‍ ​‌ ​ ‌‍‌‌‌‍​‌‌ ​​‌‍‍‌‌‍‌‌‌ ​‍‌ ​ ​‍ ‍‌ ​ ‌‍​‌‌‍ ‍‌‍‍‌‌ ‌​‌ ‍‌​‍ ‍‌ ​ ‌ ‌​‌ ‌‌‌‍‌​‌‍‍‌‌‍ ​‍ ‌‍‍‌‌‍ ‍‌ ‌​‌‍‌‌‌‍ ‍‌ ‌​​‍ ‌‍‌‌‌‍‌​‌‍‍‌‌ ‌​​‍ ‌‍ ‌‌‍ ‌‍‌​‌‍‌‌​ ‌‌ ​​‌ ​‍‌‍‌‌‌ ​ ‌‍‌‌‌‍ ‍‌ ‌​‌‍​‌‌ ‌​‌‍‍‌‌‍ ‌‍ ‍​ ‍ ‌‍‍‌‌‍‌​​ ‌‌‍‌‍‌‍ ‌‍ ‌ ‌​‌‍‌‌‌ ​‍​ ‍ ‌ ‌​‌ ‍‌‌ ​​‌‍‌‌​ ‌‌‍‌‍‌‍ ‌‍ ‌ ‌​‌‍‌‌‌ ​‍​ ‍ ‌ ​​‌‍​‌‌ ‌​‌‍‍​​ ‌‌‍​ ‌‍ ‌‍ ​‌ ‌‌‌‍ ‌‌‍ ‍‌ ​ ​‍‌‌​ ‌‌‌​​‍‌‌ ‌‍‍ ‌‍‌‌‌ ‍‌​‍‌‌​ ​ ‌​‌​​‍‌‌​ ​ ‌​‌​​‍‌‌​ ​‍​ ​‍​ ‍​‌‍​‍‌‍‌​​ ​‌‌‍​‍‌‍‌‌‌‍‌‌‌‍‌​‌‍​‌​ ​‍‌‍‌‌‌‍​‌​‍‌‌​ ​‍​ ​‍​‍‌‌​ ‌‌‌​‌​​‍ ‍‌‍ ​‌‍‍‌‌‍ ‍‌‍‍ ‌ ​ ​‍‌‌​ ‌‌‌​​‍‌‌ ‌‍‍ ‌‍‌‌‌ ‍‌​‍‌‌​ ​ ‌​‌​​‍‌‌​ ​ ‌​‌​​‍‌‌​ ​‍​ ​‍​ ​ ​ ‌ ​ ‍​​ ​‌‌‍‌​​ ​‍‌‍‌​‌‍​‍‌‍‌‌​ ‌ ​ ​‍​ ​​​ ‌‍​ ‍‌​ ‌‌​ ​ ​ ​‍​ ‌​‌‍‌‍‌‍‌‍‌‍​‌​ ‌‌​ ‌‌‌‍​‍‌‍​ ‌‍‌‌​ ‌‌‌‍‌‌‌‍​ ‌‍​‌​ ‍​​ ​‍​‍‌‌​ ​‍​ ​‍​‍‌‌​ ‌‌‌​‌​​‍ ‍‌‍ ‍‌‍​‌‌‍ ‌‌‍‌‌​ ‌‍​‍‌‍​‌‌ ​ ‌‍‌‌‌‌‌‌‌ ​‍‌‍ ​​ ‌‌‍‍​‌ ‌​‌ ‌​‌ ​​‌ ​ ​‍‌‌​ ​ ‌​​‌​‍‌‌​ ​‍‌​‌‍​‍‌‌​ ​‍‌​‌‍‌‍​ ‌‍‍​‌‍‌‌‌‍ ​‌ ​ ‌‍‌‌‌‍​‌‌ ​​‌‍‍‌‌‍‌‌‌ ​‍‌ ​ ​‍ ‍‌ ​ ‌‍​‌‌‍ ‍‌‍‍‌‌ ‌​‌ ‍‌​‍ ‍‌ ​ ‌ ‌​‌ ‌‌‌‍‌​‌‍‍‌‌‍ ​‍‌‍‌‍‍‌‌‍‌​​ ‌‌‍‌‍‌‍ ‌‍ ‌ ‌​‌‍‌‌‌ ​‍​‍‌‍‌ ‌​‌ ‍‌‌ ​​‌‍‌‌​ ‌‌‍‌‍‌‍ ‌‍ ‌ ‌​‌‍‌‌‌ ​‍​‍‌‍‌ ​​‌‍​‌‌ ‌​‌‍‍​​ ‌‌‍​ ‌‍ ‌‍ ​‌ ‌‌‌‍ ‌‌‍ ‍‌ ​ ​‍‌‌​ ‌‌‌​​‍‌‌ ‌‍‍ ‌‍‌‌‌ ‍‌​‍‌‌​ ​ ‌​‌​​‍‌‌​ ​ ‌​‌​​‍‌‌​ ​‍​ ​‍​ ‍​‌‍​‍‌‍‌​​ ​‌‌‍​‍‌‍‌‌‌‍‌‌‌‍‌​‌‍​‌​ ​‍‌‍‌‌‌‍​‌​‍‌‌​ ​‍​ ​‍​‍‌‌​ ‌‌‌​‌​​‍ ‍‌‍ ​‌‍‍‌‌‍ ‍‌‍‍ ‌ ​ ​‍‌‌​ ‌‌‌​​‍‌‌ ‌‍‍ ‌‍‌‌‌ ‍‌​‍‌‌​ ​ ‌​‌​​‍‌‌​ ​ ‌​‌​​‍‌‌​ ​‍​ ​‍​ ​ ​ ‌ ​ ‍​​ ​‌‌‍‌​​ ​‍‌‍‌​‌‍​‍‌‍‌‌​ ‌ ​ ​‍​ ​​​ ‌‍​ ‍‌​ ‌‌​ ​ ​ ​‍​ ‌​‌‍‌‍‌‍‌‍‌‍​‌​ ‌‌​ ‌‌‌‍​‍‌‍​ ‌‍‌‌​ ‌‌‌‍‌‌‌‍​ ‌‍​‌​ ‍​​ ​‍​‍‌‌​ ​‍​ ​‍​‍‌‌​ ‌‌‌​‌​​‍ ‍‌‍ ‍‌‍​‌‌‍ ‌‌‍‌‌​‍‌‍‌ ​​‌‍‌‌‌ ​‍‌ ​ ‌ ​​‌‍‌‌‌‍​ ‌ ‌​‌‍‍‌‌ ‌‍‌‍‌‌​ ‌‌ ​​‌ ‌‌‌‍​‍‌‍ ​‌‍‍‌‌ ​ ‌‍‍​‌‍‌‌‌‍‌​​‍​‍‌ ‌
@chelseapiersct​​​​‌ ‍ ​‍​‍‌‍ ‌ ​‍‌‍‍‌‌‍‌ ‌‍‍‌‌‍ ‍​‍​‍​ ‍‍​‍​‍‌ ​ ‌‍​‌‌‍ ‍‌‍‍‌‌ ‌​‌ ‍‌​‍ ‍‌‍‍‌‌‍ ​‍​‍​‍ ​​‍​‍‌‍‍​‌ ​‍‌‍‌‌‌‍‌‍​‍​‍​ ‍‍​‍​‍‌‍‍​‌ ‌​‌ ‌​‌ ​​‌ ​ ​ ‍‍​‍ ​‍ ‌‍​ ‌‍‍​‌‍‌‌‌‍ ​‌ ​ ‌‍‌‌‌‍​‌‌ ​​‌‍‍‌‌‍‌‌‌ ​‍‌ ​ ​‍ ‍‌ ​ ‌‍​‌‌‍ ‍‌‍‍‌‌ ‌​‌ ‍‌​‍ ‍‌ ​ ‌ ‌​‌ ‌‌‌‍‌​‌‍‍‌‌‍ ​‍ ‌‍‍‌‌‍ ‍‌ ‌​‌‍‌‌‌‍ ‍‌ ‌​​‍ ‌‍‌‌‌‍‌​‌‍‍‌‌ ‌​​‍ ‌‍ ‌‌‍ ‌‍‌​‌‍‌‌​ ‌‌ ​​‌ ​‍‌‍‌‌‌ ​ ‌‍‌‌‌‍ ‍‌ ‌​‌‍​‌‌ ‌​‌‍‍‌‌‍ ‌‍ ‍​ ‍ ‌‍‍‌‌‍‌​​ ‌‌‍‌‍‌‍ ‌‍ ‌ ‌​‌‍‌‌‌ ​‍​ ‍ ‌ ‌​‌ ‍‌‌ ​​‌‍‌‌​ ‌‌‍‌‍‌‍ ‌‍ ‌ ‌​‌‍‌‌‌ ​‍​ ‍ ‌ ​​‌‍​‌‌ ‌​‌‍‍​​ ‌‌‍​ ‌‍ ‌‍ ​‌ ‌‌‌‍ ‌‌‍ ‍‌ ​ ​‍‌‌​ ‌‌‌​​‍‌‌ ‌‍‍ ‌‍‌‌‌ ‍‌​‍‌‌​ ​ ‌​‌​​‍‌‌​ ​ ‌​‌​​‍‌‌​ ​‍​ ​‍​ ‍​‌‍​‍‌‍‌​​ ​‌‌‍​‍‌‍‌‌‌‍‌‌‌‍‌​‌‍​‌​ ​‍‌‍‌‌‌‍​‌​‍‌‌​ ​‍​ ​‍​‍‌‌​ ‌‌‌​‌​​‍ ‍‌‍ ​‌‍‍‌‌‍ ‍‌‍‍ ‌ ​ ​‍‌‌​ ‌‌‌​​‍‌‌ ‌‍‍ ‌‍‌‌‌ ‍‌​‍‌‌​ ​ ‌​‌​​‍‌‌​ ​ ‌​‌​​‍‌‌​ ​‍​ ​‍‌‍​‌‌‍‌​​ ‌ ‌‍‌‌‌‍​ ​ ‌‌​ ‌‍​ ‌​​ ​​​ ‌ ‌‍​‍‌‍​‌‌‍‌​​ ‌‍‌‍‌‍​ ‍​​ ‍‌‌‍‌‍‌‍​‍​ ‌‍‌‍​‍​ ​​​ ‌​​ ​ ‌‍‌​‌‍​‍​ ​‌​ ‌‍​ ​ ​ ‌ ​ ​‌​ ‌‍​‍‌‌​ ​‍​ ​‍​‍‌‌​ ‌‌‌​‌​​‍ ‍‌‍ ‍‌‍​‌‌‍ ‌‌‍‌‌​ ‌‍​‍‌‍​‌‌ ​ ‌‍‌‌‌‌‌‌‌ ​‍‌‍ ​​ ‌‌‍‍​‌ ‌​‌ ‌​‌ ​​‌ ​ ​‍‌‌​ ​ ‌​​‌​‍‌‌​ ​‍‌​‌‍​‍‌‌​ ​‍‌​‌‍‌‍​ ‌‍‍​‌‍‌‌‌‍ ​‌ ​ ‌‍‌‌‌‍​‌‌ ​​‌‍‍‌‌‍‌‌‌ ​‍‌ ​ ​‍ ‍‌ ​ ‌‍​‌‌‍ ‍‌‍‍‌‌ ‌​‌ ‍‌​‍ ‍‌ ​ ‌ ‌​‌ ‌‌‌‍‌​‌‍‍‌‌‍ ​‍‌‍‌‍‍‌‌‍‌​​ ‌‌‍‌‍‌‍ ‌‍ ‌ ‌​‌‍‌‌‌ ​‍​‍‌‍‌ ‌​‌ ‍‌‌ ​​‌‍‌‌​ ‌‌‍‌‍‌‍ ‌‍ ‌ ‌​‌‍‌‌‌ ​‍​‍‌‍‌ ​​‌‍​‌‌ ‌​‌‍‍​​ ‌‌‍​ ‌‍ ‌‍ ​‌ ‌‌‌‍ ‌‌‍ ‍‌ ​ ​‍‌‌​ ‌‌‌​​‍‌‌ ‌‍‍ ‌‍‌‌‌ ‍‌​‍‌‌​ ​ ‌​‌​​‍‌‌​ ​ ‌​‌​​‍‌‌​ ​‍​ ​‍​ ‍​‌‍​‍‌‍‌​​ ​‌‌‍​‍‌‍‌‌‌‍‌‌‌‍‌​‌‍​‌​ ​‍‌‍‌‌‌‍​‌​‍‌‌​ ​‍​ ​‍​‍‌‌​ ‌‌‌​‌​​‍ ‍‌‍ ​‌‍‍‌‌‍ ‍‌‍‍ ‌ ​ ​‍‌‌​ ‌‌‌​​‍‌‌ ‌‍‍ ‌‍‌‌‌ ‍‌​‍‌‌​ ​ ‌​‌​​‍‌‌​ ​ ‌​‌​​‍‌‌​ ​‍​ ​‍‌‍​‌‌‍‌​​ ‌ ‌‍‌‌‌‍​ ​ ‌‌​ ‌‍​ ‌​​ ​​​ ‌ ‌‍​‍‌‍​‌‌‍‌​​ ‌‍‌‍‌‍​ ‍​​ ‍‌‌‍‌‍‌‍​‍​ ‌‍‌‍​‍​ ​​​ ‌​​ ​ ‌‍‌​‌‍​‍​ ​‌​ ‌‍​ ​ ​ ‌ ​ ​‌​ ‌‍​‍‌‌​ ​‍​ ​‍​‍‌‌​ ‌‌‌​‌​​‍ ‍‌‍ ‍‌‍​‌‌‍ ‌‌‍‌‌​‍‌‍‌ ​​‌‍‌‌‌ ​‍‌ ​ ‌ ​​‌‍‌‌‌‍​ ‌ ‌​‌‍‍‌‌ ‌‍‌‍‌‌​ ‌‌ ​​‌ ‌‌‌‍​‍‌‍ ​‌‍‍‌‌ ​ ‌‍‍​‌‍‌‌‌‍‌​​‍​‍‌ ‌
Locations​​​​‌ ‍ ​‍​‍‌‍ ‌ ​‍‌‍‍‌‌‍‌ ‌‍‍‌‌‍ ‍​‍​‍​ ‍‍​‍​‍‌ ​ ‌‍​‌‌‍ ‍‌‍‍‌‌ ‌​‌ ‍‌​‍ ‍‌‍‍‌‌‍ ​‍​‍​‍ ​​‍​‍‌‍‍​‌ ​‍‌‍‌‌‌‍‌‍​‍​‍​ ‍‍​‍​‍‌‍‍​‌ ‌​‌ ‌​‌ ​​‌ ​ ​ ‍‍​‍ ​‍ ‌‍​ ‌‍‍​‌‍‌‌‌‍ ​‌ ​ ‌‍‌‌‌‍​‌‌ ​​‌‍‍‌‌‍‌‌‌ ​‍‌ ​ ​‍ ‍‌ ​ ‌‍​‌‌‍ ‍‌‍‍‌‌ ‌​‌ ‍‌​‍ ‍‌ ​ ‌ ‌​‌ ‌‌‌‍‌​‌‍‍‌‌‍ ​‍ ‌‍‍‌‌‍ ‍‌ ‌​‌‍‌‌‌‍ ‍‌ ‌​​‍ ‌‍‌‌‌‍‌​‌‍‍‌‌ ‌​​‍ ‌‍ ‌‌‍ ‌‍‌​‌‍‌‌​ ‌‌ ​​‌ ​‍‌‍‌‌‌ ​ ‌‍‌‌‌‍ ‍‌ ‌​‌‍​‌‌ ‌​‌‍‍‌‌‍ ‌‍ ‍​ ‍ ‌‍‍‌‌‍‌​​ ‌‌‍‌‍‌‍ ‌‍ ‌ ‌​‌‍‌‌‌ ​‍​ ‍ ‌ ‌​‌ ‍‌‌ ​​‌‍‌‌​ ‌‌‍‌‍‌‍ ‌‍ ‌ ‌​‌‍‌‌‌ ​‍​ ‍ ‌ ​​‌‍​‌‌ ‌​‌‍‍​​ ‌‌‍​ ‌‍ ‌‍ ​‌ ‌‌‌‍ ‌‌‍ ‍‌ ​ ​‍‌‌​ ‌‌‌​​‍‌‌ ‌‍‍ ‌‍‌‌‌ ‍‌​‍‌‌​ ​ ‌​‌​​‍‌‌​ ​ ‌​‌​​‍‌‌​ ​‍​ ​‍‌‍‌‌‌‍​‍​ ​‍​ ‍​‌‍​ ​ ‌‌‌‍​ ‌‍​ ‌‍‌‌‌‍​‍‌‍​‌​ ​‌​‍‌‌​ ​‍​ ​‍​‍‌‌​ ‌‌‌​‌​​‍ ‍‌ ‌​‌‍‍‌‌ ‌​‌‍ ​‌‍‌‌​ ‌‍​‍‌‍​‌‌ ​ ‌‍‌‌‌‌‌‌‌ ​‍‌‍ ​​ ‌‌‍‍​‌ ‌​‌ ‌​‌ ​​‌ ​ ​‍‌‌​ ​ ‌​​‌​‍‌‌​ ​‍‌​‌‍​‍‌‌​ ​‍‌​‌‍‌‍​ ‌‍‍​‌‍‌‌‌‍ ​‌ ​ ‌‍‌‌‌‍​‌‌ ​​‌‍‍‌‌‍‌‌‌ ​‍‌ ​ ​‍ ‍‌ ​ ‌‍​‌‌‍ ‍‌‍‍‌‌ ‌​‌ ‍‌​‍ ‍‌ ​ ‌ ‌​‌ ‌‌‌‍‌​‌‍‍‌‌‍ ​‍‌‍‌‍‍‌‌‍‌​​ ‌‌‍‌‍‌‍ ‌‍ ‌ ‌​‌‍‌‌‌ ​‍​‍‌‍‌ ‌​‌ ‍‌‌ ​​‌‍‌‌​ ‌‌‍‌‍‌‍ ‌‍ ‌ ‌​‌‍‌‌‌ ​‍​‍‌‍‌ ​​‌‍​‌‌ ‌​‌‍‍​​ ‌‌‍​ ‌‍ ‌‍ ​‌ ‌‌‌‍ ‌‌‍ ‍‌ ​ ​‍‌‌​ ‌‌‌​​‍‌‌ ‌‍‍ ‌‍‌‌‌ ‍‌​‍‌‌​ ​ ‌​‌​​‍‌‌​ ​ ‌​‌​​‍‌‌​ ​‍​ ​‍‌‍‌‌‌‍​‍​ ​‍​ ‍​‌‍​ ​ ‌‌‌‍​ ‌‍​ ‌‍‌‌‌‍​‍‌‍​‌​ ​‌​‍‌‌​ ​‍​ ​‍​‍‌‌​ ‌‌‌​‌​​‍ ‍‌ ‌​‌‍‍‌‌ ‌​‌‍ ​‌‍‌‌​‍‌‍‌ ​​‌‍‌‌‌ ​‍‌ ​ ‌ ​​‌‍‌‌‌‍​ ‌ ‌​‌‍‍‌‌ ‌‍‌‍‌‌​ ‌‌ ​​‌ ‌‌‌‍​‍‌‍ ​‌‍‍‌‌ ​ ‌‍‍​‌‍‌‌‌‍‌​​‍​‍‌ ‌
Fitness​​​​‌ ‍ ​‍​‍‌‍ ‌ ​‍‌‍‍‌‌‍‌ ‌‍‍‌‌‍ ‍​‍​‍​ ‍‍​‍​‍‌ ​ ‌‍​‌‌‍ ‍‌‍‍‌‌ ‌​‌ ‍‌​‍ ‍‌‍‍‌‌‍ ​‍​‍​‍ ​​‍​‍‌‍‍​‌ ​‍‌‍‌‌‌‍‌‍​‍​‍​ ‍‍​‍​‍‌‍‍​‌ ‌​‌ ‌​‌ ​​‌ ​ ​ ‍‍​‍ ​‍ ‌‍​ ‌‍‍​‌‍‌‌‌‍ ​‌ ​ ‌‍‌‌‌‍​‌‌ ​​‌‍‍‌‌‍‌‌‌ ​‍‌ ​ ​‍ ‍‌ ​ ‌‍​‌‌‍ ‍‌‍‍‌‌ ‌​‌ ‍‌​‍ ‍‌ ​ ‌ ‌​‌ ‌‌‌‍‌​‌‍‍‌‌‍ ​‍ ‌‍‍‌‌‍ ‍‌ ‌​‌‍‌‌‌‍ ‍‌ ‌​​‍ ‌‍‌‌‌‍‌​‌‍‍‌‌ ‌​​‍ ‌‍ ‌‌‍ ‌‍‌​‌‍‌‌​ ‌‌ ​​‌ ​‍‌‍‌‌‌ ​ ‌‍‌‌‌‍ ‍‌ ‌​‌‍​‌‌ ‌​‌‍‍‌‌‍ ‌‍ ‍​ ‍ ‌‍‍‌‌‍‌​​ ‌‌‍‌‍‌‍ ‌‍ ‌ ‌​‌‍‌‌‌ ​‍​ ‍ ‌ ‌​‌ ‍‌‌ ​​‌‍‌‌​ ‌‌‍‌‍‌‍ ‌‍ ‌ ‌​‌‍‌‌‌ ​‍​ ‍ ‌ ​​‌‍​‌‌ ‌​‌‍‍​​ ‌‌‍​ ‌‍ ‌‍ ​‌ ‌‌‌‍ ‌‌‍ ‍‌ ​ ​‍‌‌​ ‌‌‌​​‍‌‌ ‌‍‍ ‌‍‌‌‌ ‍‌​‍‌‌​ ​ ‌​‌​​‍‌‌​ ​ ‌​‌​​‍‌‌​ ​‍​ ​‍‌‍‌‌‌‍​‍​ ​‍​ ‍​‌‍​ ​ ‌‌‌‍​ ‌‍​ ‌‍‌‌‌‍​‍‌‍​‌​ ​‌​‍‌‌​ ​‍​ ​‍​‍‌‌​ ‌‌‌​‌​​‍ ‍‌‍ ​‌‍‍‌‌‍ ‍‌‍‍ ‌ ​ ​‍‌‌​ ‌‌‌​​‍‌‌ ‌‍‍ ‌‍‌‌‌ ‍‌​‍‌‌​ ​ ‌​‌​​‍‌‌​ ​ ‌​‌​​‍‌‌​ ​‍​ ​‍​ ​‍​ ​ ​ ​ ‌‍​ ‌‍‌‌​ ‍​​ ‌‍​ ​‌​ ‌​‌‍​‌‌‍​ ​ ‍‌​‍‌‌​ ​‍​ ​‍​‍‌‌​ ‌‌‌​‌​​‍ ‍‌‍ ‍‌‍​‌‌‍ ‌‌‍‌‌​ ‌‍​‍‌‍​‌‌ ​ ‌‍‌‌‌‌‌‌‌ ​‍‌‍ ​​ ‌‌‍‍​‌ ‌​‌ ‌​‌ ​​‌ ​ ​‍‌‌​ ​ ‌​​‌​‍‌‌​ ​‍‌​‌‍​‍‌‌​ ​‍‌​‌‍‌‍​ ‌‍‍​‌‍‌‌‌‍ ​‌ ​ ‌‍‌‌‌‍​‌‌ ​​‌‍‍‌‌‍‌‌‌ ​‍‌ ​ ​‍ ‍‌ ​ ‌‍​‌‌‍ ‍‌‍‍‌‌ ‌​‌ ‍‌​‍ ‍‌ ​ ‌ ‌​‌ ‌‌‌‍‌​‌‍‍‌‌‍ ​‍‌‍‌‍‍‌‌‍‌​​ ‌‌‍‌‍‌‍ ‌‍ ‌ ‌​‌‍‌‌‌ ​‍​‍‌‍‌ ‌​‌ ‍‌‌ ​​‌‍‌‌​ ‌‌‍‌‍‌‍ ‌‍ ‌ ‌​‌‍‌‌‌ ​‍​‍‌‍‌ ​​‌‍​‌‌ ‌​‌‍‍​​ ‌‌‍​ ‌‍ ‌‍ ​‌ ‌‌‌‍ ‌‌‍ ‍‌ ​ ​‍‌‌​ ‌‌‌​​‍‌‌ ‌‍‍ ‌‍‌‌‌ ‍‌​‍‌‌​ ​ ‌​‌​​‍‌‌​ ​ ‌​‌​​‍‌‌​ ​‍​ ​‍‌‍‌‌‌‍​‍​ ​‍​ ‍​‌‍​ ​ ‌‌‌‍​ ‌‍​ ‌‍‌‌‌‍​‍‌‍​‌​ ​‌​‍‌‌​ ​‍​ ​‍​‍‌‌​ ‌‌‌​‌​​‍ ‍‌‍ ​‌‍‍‌‌‍ ‍‌‍‍ ‌ ​ ​‍‌‌​ ‌‌‌​​‍‌‌ ‌‍‍ ‌‍‌‌‌ ‍‌​‍‌‌​ ​ ‌​‌​​‍‌‌​ ​ ‌​‌​​‍‌‌​ ​‍​ ​‍​ ​‍​ ​ ​ ​ ‌‍​ ‌‍‌‌​ ‍​​ ‌‍​ ​‌​ ‌​‌‍​‌‌‍​ ​ ‍‌​‍‌‌​ ​‍​ ​‍​‍‌‌​ ‌‌‌​‌​​‍ ‍‌‍ ‍‌‍​‌‌‍ ‌‌‍‌‌​‍‌‍‌ ​​‌‍‌‌‌ ​‍‌ ​ ‌ ​​‌‍‌‌‌‍​ ‌ ‌​‌‍‍‌‌ ‌‍‌‍‌‌​ ‌‌ ​​‌ ‌‌‌‍​‍‌‍ ​‌‍‍‌‌ ​ ‌‍‍​‌‍‌‌‌‍‌​​‍​‍‌ ‌
Field House Manhattan​​​​‌ ‍ ​‍​‍‌‍ ‌ ​‍‌‍‍‌‌‍‌ ‌‍‍‌‌‍ ‍​‍​‍​ ‍‍​‍​‍‌ ​ ‌‍​‌‌‍ ‍‌‍‍‌‌ ‌​‌ ‍‌​‍ ‍‌‍‍‌‌‍ ​‍​‍​‍ ​​‍​‍‌‍‍​‌ ​‍‌‍‌‌‌‍‌‍​‍​‍​ ‍‍​‍​‍‌‍‍​‌ ‌​‌ ‌​‌ ​​‌ ​ ​ ‍‍​‍ ​‍ ‌‍​ ‌‍‍​‌‍‌‌‌‍ ​‌ ​ ‌‍‌‌‌‍​‌‌ ​​‌‍‍‌‌‍‌‌‌ ​‍‌ ​ ​‍ ‍‌ ​ ‌‍​‌‌‍ ‍‌‍‍‌‌ ‌​‌ ‍‌​‍ ‍‌ ​ ‌ ‌​‌ ‌‌‌‍‌​‌‍‍‌‌‍ ​‍ ‌‍‍‌‌‍ ‍‌ ‌​‌‍‌‌‌‍ ‍‌ ‌​​‍ ‌‍‌‌‌‍‌​‌‍‍‌‌ ‌​​‍ ‌‍ ‌‌‍ ‌‍‌​‌‍‌‌​ ‌‌ ​​‌ ​‍‌‍‌‌‌ ​ ‌‍‌‌‌‍ ‍‌ ‌​‌‍​‌‌ ‌​‌‍‍‌‌‍ ‌‍ ‍​ ‍ ‌‍‍‌‌‍‌​​ ‌‌‍‌‍‌‍ ‌‍ ‌ ‌​‌‍‌‌‌ ​‍​ ‍ ‌ ‌​‌ ‍‌‌ ​​‌‍‌‌​ ‌‌‍‌‍‌‍ ‌‍ ‌ ‌​‌‍‌‌‌ ​‍​ ‍ ‌ ​​‌‍​‌‌ ‌​‌‍‍​​ ‌‌‍​ ‌‍ ‌‍ ​‌ ‌‌‌‍ ‌‌‍ ‍‌ ​ ​‍‌‌​ ‌‌‌​​‍‌‌ ‌‍‍ ‌‍‌‌‌ ‍‌​‍‌‌​ ​ ‌​‌​​‍‌‌​ ​ ‌​‌​​‍‌‌​ ​‍​ ​‍‌‍‌‌‌‍​‍​ ​‍​ ‍​‌‍​ ​ ‌‌‌‍​ ‌‍​ ‌‍‌‌‌‍​‍‌‍​‌​ ​‌​‍‌‌​ ​‍​ ​‍​‍‌‌​ ‌‌‌​‌​​‍ ‍‌‍ ​‌‍‍‌‌‍ ‍‌‍‍ ‌ ​ ​‍‌‌​ ‌‌‌​​‍‌‌ ‌‍‍ ‌‍‌‌‌ ‍‌​‍‌‌​ ​ ‌​‌​​‍‌‌​ ​ ‌​‌​​‍‌‌​ ​‍​ ​‍​ ​‌​ ​ ​ ​‌‌‍​‍​ ​​​ ​‌‌‍​‌​ ‌ ​ ​‍​ ​‍​ ‌‍​ ‌​​‍‌‌​ ​‍​ ​‍​‍‌‌​ ‌‌‌​‌​​‍ ‍‌‍ ‍‌‍​‌‌‍ ‌‌‍‌‌​ ‌‍​‍‌‍​‌‌ ​ ‌‍‌‌‌‌‌‌‌ ​‍‌‍ ​​ ‌‌‍‍​‌ ‌​‌ ‌​‌ ​​‌ ​ ​‍‌‌​ ​ ‌​​‌​‍‌‌​ ​‍‌​‌‍​‍‌‌​ ​‍‌​‌‍‌‍​ ‌‍‍​‌‍‌‌‌‍ ​‌ ​ ‌‍‌‌‌‍​‌‌ ​​‌‍‍‌‌‍‌‌‌ ​‍‌ ​ ​‍ ‍‌ ​ ‌‍​‌‌‍ ‍‌‍‍‌‌ ‌​‌ ‍‌​‍ ‍‌ ​ ‌ ‌​‌ ‌‌‌‍‌​‌‍‍‌‌‍ ​‍‌‍‌‍‍‌‌‍‌​​ ‌‌‍‌‍‌‍ ‌‍ ‌ ‌​‌‍‌‌‌ ​‍​‍‌‍‌ ‌​‌ ‍‌‌ ​​‌‍‌‌​ ‌‌‍‌‍‌‍ ‌‍ ‌ ‌​‌‍‌‌‌ ​‍​‍‌‍‌ ​​‌‍​‌‌ ‌​‌‍‍​​ ‌‌‍​ ‌‍ ‌‍ ​‌ ‌‌‌‍ ‌‌‍ ‍‌ ​ ​‍‌‌​ ‌‌‌​​‍‌‌ ‌‍‍ ‌‍‌‌‌ ‍‌​‍‌‌​ ​ ‌​‌​​‍‌‌​ ​ ‌​‌​​‍‌‌​ ​‍​ ​‍‌‍‌‌‌‍​‍​ ​‍​ ‍​‌‍​ ​ ‌‌‌‍​ ‌‍​ ‌‍‌‌‌‍​‍‌‍​‌​ ​‌​‍‌‌​ ​‍​ ​‍​‍‌‌​ ‌‌‌​‌​​‍ ‍‌‍ ​‌‍‍‌‌‍ ‍‌‍‍ ‌ ​ ​‍‌‌​ ‌‌‌​​‍‌‌ ‌‍‍ ‌‍‌‌‌ ‍‌​‍‌‌​ ​ ‌​‌​​‍‌‌​ ​ ‌​‌​​‍‌‌​ ​‍​ ​‍​ ​‌​ ​ ​ ​‌‌‍​‍​ ​​​ ​‌‌‍​‌​ ‌ ​ ​‍​ ​‍​ ‌‍​ ‌​​‍‌‌​ ​‍​ ​‍​‍‌‌​ ‌‌‌​‌​​‍ ‍‌‍ ‍‌‍​‌‌‍ ‌‌‍‌‌​‍‌‍‌ ​​‌‍‌‌‌ ​‍‌ ​ ‌ ​​‌‍‌‌‌‍​ ‌ ‌​‌‍‍‌‌ ‌‍‌‍‌‌​ ‌‌ ​​‌ ‌‌‌‍​‍‌‍ ​‌‍‍‌‌ ​ ‌‍‍​‌‍‌‌‌‍‌​​‍​‍‌ ‌
Field House Brooklyn​​​​‌ ‍ ​‍​‍‌‍ ‌ ​‍‌‍‍‌‌‍‌ ‌‍‍‌‌‍ ‍​‍​‍​ ‍‍​‍​‍‌ ​ ‌‍​‌‌‍ ‍‌‍‍‌‌ ‌​‌ ‍‌​‍ ‍‌‍‍‌‌‍ ​‍​‍​‍ ​​‍​‍‌‍‍​‌ ​‍‌‍‌‌‌‍‌‍​‍​‍​ ‍‍​‍​‍‌‍‍​‌ ‌​‌ ‌​‌ ​​‌ ​ ​ ‍‍​‍ ​‍ ‌‍​ ‌‍‍​‌‍‌‌‌‍ ​‌ ​ ‌‍‌‌‌‍​‌‌ ​​‌‍‍‌‌‍‌‌‌ ​‍‌ ​ ​‍ ‍‌ ​ ‌‍​‌‌‍ ‍‌‍‍‌‌ ‌​‌ ‍‌​‍ ‍‌ ​ ‌ ‌​‌ ‌‌‌‍‌​‌‍‍‌‌‍ ​‍ ‌‍‍‌‌‍ ‍‌ ‌​‌‍‌‌‌‍ ‍‌ ‌​​‍ ‌‍‌‌‌‍‌​‌‍‍‌‌ ‌​​‍ ‌‍ ‌‌‍ ‌‍‌​‌‍‌‌​ ‌‌ ​​‌ ​‍‌‍‌‌‌ ​ ‌‍‌‌‌‍ ‍‌ ‌​‌‍​‌‌ ‌​‌‍‍‌‌‍ ‌‍ ‍​ ‍ ‌‍‍‌‌‍‌​​ ‌‌‍‌‍‌‍ ‌‍ ‌ ‌​‌‍‌‌‌ ​‍​ ‍ ‌ ‌​‌ ‍‌‌ ​​‌‍‌‌​ ‌‌‍‌‍‌‍ ‌‍ ‌ ‌​‌‍‌‌‌ ​‍​ ‍ ‌ ​​‌‍​‌‌ ‌​‌‍‍​​ ‌‌‍​ ‌‍ ‌‍ ​‌ ‌‌‌‍ ‌‌‍ ‍‌ ​ ​‍‌‌​ ‌‌‌​​‍‌‌ ‌‍‍ ‌‍‌‌‌ ‍‌​‍‌‌​ ​ ‌​‌​​‍‌‌​ ​ ‌​‌​​‍‌‌​ ​‍​ ​‍‌‍‌‌‌‍​‍​ ​‍​ ‍​‌‍​ ​ ‌‌‌‍​ ‌‍​ ‌‍‌‌‌‍​‍‌‍​‌​ ​‌​‍‌‌​ ​‍​ ​‍​‍‌‌​ ‌‌‌​‌​​‍ ‍‌‍ ​‌‍‍‌‌‍ ‍‌‍‍ ‌ ​ ​‍‌‌​ ‌‌‌​​‍‌‌ ‌‍‍ ‌‍‌‌‌ ‍‌​‍‌‌​ ​ ‌​‌​​‍‌‌​ ​ ‌​‌​​‍‌‌​ ​‍​ ​‍​ ‌‍​ ‍​​ ‌ ‌‍‌​​ ​‌​ ​‍​ ‌‌​ ‌‍​ ​‍​ ​‌‌‍​ ​ ​‌​‍‌‌​ ​‍​ ​‍​‍‌‌​ ‌‌‌​‌​​‍ ‍‌‍ ‍‌‍​‌‌‍ ‌‌‍‌‌​ ‌‍​‍‌‍​‌‌ ​ ‌‍‌‌‌‌‌‌‌ ​‍‌‍ ​​ ‌‌‍‍​‌ ‌​‌ ‌​‌ ​​‌ ​ ​‍‌‌​ ​ ‌​​‌​‍‌‌​ ​‍‌​‌‍​‍‌‌​ ​‍‌​‌‍‌‍​ ‌‍‍​‌‍‌‌‌‍ ​‌ ​ ‌‍‌‌‌‍​‌‌ ​​‌‍‍‌‌‍‌‌‌ ​‍‌ ​ ​‍ ‍‌ ​ ‌‍​‌‌‍ ‍‌‍‍‌‌ ‌​‌ ‍‌​‍ ‍‌ ​ ‌ ‌​‌ ‌‌‌‍‌​‌‍‍‌‌‍ ​‍‌‍‌‍‍‌‌‍‌​​ ‌‌‍‌‍‌‍ ‌‍ ‌ ‌​‌‍‌‌‌ ​‍​‍‌‍‌ ‌​‌ ‍‌‌ ​​‌‍‌‌​ ‌‌‍‌‍‌‍ ‌‍ ‌ ‌​‌‍‌‌‌ ​‍​‍‌‍‌ ​​‌‍​‌‌ ‌​‌‍‍​​ ‌‌‍​ ‌‍ ‌‍ ​‌ ‌‌‌‍ ‌‌‍ ‍‌ ​ ​‍‌‌​ ‌‌‌​​‍‌‌ ‌‍‍ ‌‍‌‌‌ ‍‌​‍‌‌​ ​ ‌​‌​​‍‌‌​ ​ ‌​‌​​‍‌‌​ ​‍​ ​‍‌‍‌‌‌‍​‍​ ​‍​ ‍​‌‍​ ​ ‌‌‌‍​ ‌‍​ ‌‍‌‌‌‍​‍‌‍​‌​ ​‌​‍‌‌​ ​‍​ ​‍​‍‌‌​ ‌‌‌​‌​​‍ ‍‌‍ ​‌‍‍‌‌‍ ‍‌‍‍ ‌ ​ ​‍‌‌​ ‌‌‌​​‍‌‌ ‌‍‍ ‌‍‌‌‌ ‍‌​‍‌‌​ ​ ‌​‌​​‍‌‌​ ​ ‌​‌​​‍‌‌​ ​‍​ ​‍​ ‌‍​ ‍​​ ‌ ‌‍‌​​ ​‌​ ​‍​ ‌‌​ ‌‍​ ​‍​ ​‌‌‍​ ​ ​‌​‍‌‌​ ​‍​ ​‍​‍‌‌​ ‌‌‌​‌​​‍ ‍‌‍ ‍‌‍​‌‌‍ ‌‌‍‌‌​‍‌‍‌ ​​‌‍‌‌‌ ​‍‌ ​ ‌ ​​‌‍‌‌‌‍​ ‌ ‌​‌‍‍‌‌ ‌‍‌‍‌‌​ ‌‌ ​​‌ ‌‌‌‍​‍‌‍ ​‌‍‍‌‌ ​ ‌‍‍​‌‍‌‌‌‍‌​​‍​‍‌ ‌
Sky Rink​​​​‌ ‍ ​‍​‍‌‍ ‌ ​‍‌‍‍‌‌‍‌ ‌‍‍‌‌‍ ‍​‍​‍​ ‍‍​‍​‍‌ ​ ‌‍​‌‌‍ ‍‌‍‍‌‌ ‌​‌ ‍‌​‍ ‍‌‍‍‌‌‍ ​‍​‍​‍ ​​‍​‍‌‍‍​‌ ​‍‌‍‌‌‌‍‌‍​‍​‍​ ‍‍​‍​‍‌‍‍​‌ ‌​‌ ‌​‌ ​​‌ ​ ​ ‍‍​‍ ​‍ ‌‍​ ‌‍‍​‌‍‌‌‌‍ ​‌ ​ ‌‍‌‌‌‍​‌‌ ​​‌‍‍‌‌‍‌‌‌ ​‍‌ ​ ​‍ ‍‌ ​ ‌‍​‌‌‍ ‍‌‍‍‌‌ ‌​‌ ‍‌​‍ ‍‌ ​ ‌ ‌​‌ ‌‌‌‍‌​‌‍‍‌‌‍ ​‍ ‌‍‍‌‌‍ ‍‌ ‌​‌‍‌‌‌‍ ‍‌ ‌​​‍ ‌‍‌‌‌‍‌​‌‍‍‌‌ ‌​​‍ ‌‍ ‌‌‍ ‌‍‌​‌‍‌‌​ ‌‌ ​​‌ ​‍‌‍‌‌‌ ​ ‌‍‌‌‌‍ ‍‌ ‌​‌‍​‌‌ ‌​‌‍‍‌‌‍ ‌‍ ‍​ ‍ ‌‍‍‌‌‍‌​​ ‌‌‍‌‍‌‍ ‌‍ ‌ ‌​‌‍‌‌‌ ​‍​ ‍ ‌ ‌​‌ ‍‌‌ ​​‌‍‌‌​ ‌‌‍‌‍‌‍ ‌‍ ‌ ‌​‌‍‌‌‌ ​‍​ ‍ ‌ ​​‌‍​‌‌ ‌​‌‍‍​​ ‌‌‍​ ‌‍ ‌‍ ​‌ ‌‌‌‍ ‌‌‍ ‍‌ ​ ​‍‌‌​ ‌‌‌​​‍‌‌ ‌‍‍ ‌‍‌‌‌ ‍‌​‍‌‌​ ​ ‌​‌​​‍‌‌​ ​ ‌​‌​​‍‌‌​ ​‍​ ​‍‌‍‌‌‌‍​‍​ ​‍​ ‍​‌‍​ ​ ‌‌‌‍​ ‌‍​ ‌‍‌‌‌‍​‍‌‍​‌​ ​‌​‍‌‌​ ​‍​ ​‍​‍‌‌​ ‌‌‌​‌​​‍ ‍‌‍ ​‌‍‍‌‌‍ ‍‌‍‍ ‌ ​ ​‍‌‌​ ‌‌‌​​‍‌‌ ‌‍‍ ‌‍‌‌‌ ‍‌​‍‌‌​ ​ ‌​‌​​‍‌‌​ ​ ‌​‌​​‍‌‌​ ​‍​ ​‍​ ‌​​ ‌ ‌‍‌‍‌‍‌‍​ ​​​ ‌‍​ ‌‌​ ‌​‌‍‌​‌‍‌​​ ​‌‌‍​‍​‍‌‌​ ​‍​ ​‍​‍‌‌​ ‌‌‌​‌​​‍ ‍‌‍ ‍‌‍​‌‌‍ ‌‌‍‌‌​ ‌‍​‍‌‍​‌‌ ​ ‌‍‌‌‌‌‌‌‌ ​‍‌‍ ​​ ‌‌‍‍​‌ ‌​‌ ‌​‌ ​​‌ ​ ​‍‌‌​ ​ ‌​​‌​‍‌‌​ ​‍‌​‌‍​‍‌‌​ ​‍‌​‌‍‌‍​ ‌‍‍​‌‍‌‌‌‍ ​‌ ​ ‌‍‌‌‌‍​‌‌ ​​‌‍‍‌‌‍‌‌‌ ​‍‌ ​ ​‍ ‍‌ ​ ‌‍​‌‌‍ ‍‌‍‍‌‌ ‌​‌ ‍‌​‍ ‍‌ ​ ‌ ‌​‌ ‌‌‌‍‌​‌‍‍‌‌‍ ​‍‌‍‌‍‍‌‌‍‌​​ ‌‌‍‌‍‌‍ ‌‍ ‌ ‌​‌‍‌‌‌ ​‍​‍‌‍‌ ‌​‌ ‍‌‌ ​​‌‍‌‌​ ‌‌‍‌‍‌‍ ‌‍ ‌ ‌​‌‍‌‌‌ ​‍​‍‌‍‌ ​​‌‍​‌‌ ‌​‌‍‍​​ ‌‌‍​ ‌‍ ‌‍ ​‌ ‌‌‌‍ ‌‌‍ ‍‌ ​ ​‍‌‌​ ‌‌‌​​‍‌‌ ‌‍‍ ‌‍‌‌‌ ‍‌​‍‌‌​ ​ ‌​‌​​‍‌‌​ ​ ‌​‌​​‍‌‌​ ​‍​ ​‍‌‍‌‌‌‍​‍​ ​‍​ ‍​‌‍​ ​ ‌‌‌‍​ ‌‍​ ‌‍‌‌‌‍​‍‌‍​‌​ ​‌​‍‌‌​ ​‍​ ​‍​‍‌‌​ ‌‌‌​‌​​‍ ‍‌‍ ​‌‍‍‌‌‍ ‍‌‍‍ ‌ ​ ​‍‌‌​ ‌‌‌​​‍‌‌ ‌‍‍ ‌‍‌‌‌ ‍‌​‍‌‌​ ​ ‌​‌​​‍‌‌​ ​ ‌​‌​​‍‌‌​ ​‍​ ​‍​ ‌​​ ‌ ‌‍‌‍‌‍‌‍​ ​​​ ‌‍​ ‌‌​ ‌​‌‍‌​‌‍‌​​ ​‌‌‍​‍​‍‌‌​ ​‍​ ​‍​‍‌‌​ ‌‌‌​‌​​‍ ‍‌‍ ‍‌‍​‌‌‍ ‌‌‍‌‌​‍‌‍‌ ​​‌‍‌‌‌ ​‍‌ ​ ‌ ​​‌‍‌‌‌‍​ ‌ ‌​‌‍‍‌‌ ‌‍‌‍‌‌​ ‌‌ ​​‌ ‌‌‌‍​‍‌‍ ​‌‍‍‌‌ ​ ‌‍‍​‌‍‌‌‌‍‌​​‍​‍‌ ‌
Swim​​​​‌ ‍ ​‍​‍‌‍ ‌ ​‍‌‍‍‌‌‍‌ ‌‍‍‌‌‍ ‍​‍​‍​ ‍‍​‍​‍‌ ​ ‌‍​‌‌‍ ‍‌‍‍‌‌ ‌​‌ ‍‌​‍ ‍‌‍‍‌‌‍ ​‍​‍​‍ ​​‍​‍‌‍‍​‌ ​‍‌‍‌‌‌‍‌‍​‍​‍​ ‍‍​‍​‍‌‍‍​‌ ‌​‌ ‌​‌ ​​‌ ​ ​ ‍‍​‍ ​‍ ‌‍​ ‌‍‍​‌‍‌‌‌‍ ​‌ ​ ‌‍‌‌‌‍​‌‌ ​​‌‍‍‌‌‍‌‌‌ ​‍‌ ​ ​‍ ‍‌ ​ ‌‍​‌‌‍ ‍‌‍‍‌‌ ‌​‌ ‍‌​‍ ‍‌ ​ ‌ ‌​‌ ‌‌‌‍‌​‌‍‍‌‌‍ ​‍ ‌‍‍‌‌‍ ‍‌ ‌​‌‍‌‌‌‍ ‍‌ ‌​​‍ ‌‍‌‌‌‍‌​‌‍‍‌‌ ‌​​‍ ‌‍ ‌‌‍ ‌‍‌​‌‍‌‌​ ‌‌ ​​‌ ​‍‌‍‌‌‌ ​ ‌‍‌‌‌‍ ‍‌ ‌​‌‍​‌‌ ‌​‌‍‍‌‌‍ ‌‍ ‍​ ‍ ‌‍‍‌‌‍‌​​ ‌‌‍‌‍‌‍ ‌‍ ‌ ‌​‌‍‌‌‌ ​‍​ ‍ ‌ ‌​‌ ‍‌‌ ​​‌‍‌‌​ ‌‌‍‌‍‌‍ ‌‍ ‌ ‌​‌‍‌‌‌ ​‍​ ‍ ‌ ​​‌‍​‌‌ ‌​‌‍‍​​ ‌‌‍​ ‌‍ ‌‍ ​‌ ‌‌‌‍ ‌‌‍ ‍‌ ​ ​‍‌‌​ ‌‌‌​​‍‌‌ ‌‍‍ ‌‍‌‌‌ ‍‌​‍‌‌​ ​ ‌​‌​​‍‌‌​ ​ ‌​‌​​‍‌‌​ ​‍​ ​‍‌‍‌‌‌‍​‍​ ​‍​ ‍​‌‍​ ​ ‌‌‌‍​ ‌‍​ ‌‍‌‌‌‍​‍‌‍​‌​ ​‌​‍‌‌​ ​‍​ ​‍​‍‌‌​ ‌‌‌​‌​​‍ ‍‌‍ ​‌‍‍‌‌‍ ‍‌‍‍ ‌ ​ ​‍‌‌​ ‌‌‌​​‍‌‌ ‌‍‍ ‌‍‌‌‌ ‍‌​‍‌‌​ ​ ‌​‌​​‍‌‌​ ​ ‌​‌​​‍‌‌​ ​‍​ ​‍‌‍‌‍‌‍‌‍​ ​​​ ‌‌​ ‌‌​ ‌​​ ​‍‌‍​ ​ ​‌​ ​ ‌‍​ ‌‍​‌‌‍​ ‌‍‌‌​ ‌‍​ ​‌​ ​ ‌‍​ ‌‍​‍​ ‌​​ ‍​‌‍‌​​ ‍​​ ‌‍​ ‌‌‌‍​‍​ ‌​​ ‌​​ ​‌​ ‍‌​ ‍‌‌‍​ ​‍‌‌​ ​‍​ ​‍​‍‌‌​ ‌‌‌​‌​​‍ ‍‌‍ ‍‌‍​‌‌‍ ‌‌‍‌‌​ ‌‍​‍‌‍​‌‌ ​ ‌‍‌‌‌‌‌‌‌ ​‍‌‍ ​​ ‌‌‍‍​‌ ‌​‌ ‌​‌ ​​‌ ​ ​‍‌‌​ ​ ‌​​‌​‍‌‌​ ​‍‌​‌‍​‍‌‌​ ​‍‌​‌‍‌‍​ ‌‍‍​‌‍‌‌‌‍ ​‌ ​ ‌‍‌‌‌‍​‌‌ ​​‌‍‍‌‌‍‌‌‌ ​‍‌ ​ ​‍ ‍‌ ​ ‌‍​‌‌‍ ‍‌‍‍‌‌ ‌​‌ ‍‌​‍ ‍‌ ​ ‌ ‌​‌ ‌‌‌‍‌​‌‍‍‌‌‍ ​‍‌‍‌‍‍‌‌‍‌​​ ‌‌‍‌‍‌‍ ‌‍ ‌ ‌​‌‍‌‌‌ ​‍​‍‌‍‌ ‌​‌ ‍‌‌ ​​‌‍‌‌​ ‌‌‍‌‍‌‍ ‌‍ ‌ ‌​‌‍‌‌‌ ​‍​‍‌‍‌ ​​‌‍​‌‌ ‌​‌‍‍​​ ‌‌‍​ ‌‍ ‌‍ ​‌ ‌‌‌‍ ‌‌‍ ‍‌ ​ ​‍‌‌​ ‌‌‌​​‍‌‌ ‌‍‍ ‌‍‌‌‌ ‍‌​‍‌‌​ ​ ‌​‌​​‍‌‌​ ​ ‌​‌​​‍‌‌​ ​‍​ ​‍‌‍‌‌‌‍​‍​ ​‍​ ‍​‌‍​ ​ ‌‌‌‍​ ‌‍​ ‌‍‌‌‌‍​‍‌‍​‌​ ​‌​‍‌‌​ ​‍​ ​‍​‍‌‌​ ‌‌‌​‌​​‍ ‍‌‍ ​‌‍‍‌‌‍ ‍‌‍‍ ‌ ​ ​‍‌‌​ ‌‌‌​​‍‌‌ ‌‍‍ ‌‍‌‌‌ ‍‌​‍‌‌​ ​ ‌​‌​​‍‌‌​ ​ ‌​‌​​‍‌‌​ ​‍​ ​‍‌‍‌‍‌‍‌‍​ ​​​ ‌‌​ ‌‌​ ‌​​ ​‍‌‍​ ​ ​‌​ ​ ‌‍​ ‌‍​‌‌‍​ ‌‍‌‌​ ‌‍​ ​‌​ ​ ‌‍​ ‌‍​‍​ ‌​​ ‍​‌‍‌​​ ‍​​ ‌‍​ ‌‌‌‍​‍​ ‌​​ ‌​​ ​‌​ ‍‌​ ‍‌‌‍​ ​‍‌‌​ ​‍​ ​‍​‍‌‌​ ‌‌‌​‌​​‍ ‍‌‍ ‍‌‍​‌‌‍ ‌‌‍‌‌​‍‌‍‌ ​​‌‍‌‌‌ ​‍‌ ​ ‌ ​​‌‍‌‌‌‍​ ‌ ‌​‌‍‍‌‌ ‌‍‌‍‌‌​ ‌‌ ​​‌ ‌‌‌‍​‍‌‍ ​‌‍‍‌‌ ​ ‌‍‍​‌‍‌‌‌‍‌​​‍​‍‌ ‌
Golf Club​​​​‌ ‍ ​‍​‍‌‍ ‌ ​‍‌‍‍‌‌‍‌ ‌‍‍‌‌‍ ‍​‍​‍​ ‍‍​‍​‍‌ ​ ‌‍​‌‌‍ ‍‌‍‍‌‌ ‌​‌ ‍‌​‍ ‍‌‍‍‌‌‍ ​‍​‍​‍ ​​‍​‍‌‍‍​‌ ​‍‌‍‌‌‌‍‌‍​‍​‍​ ‍‍​‍​‍‌‍‍​‌ ‌​‌ ‌​‌ ​​‌ ​ ​ ‍‍​‍ ​‍ ‌‍​ ‌‍‍​‌‍‌‌‌‍ ​‌ ​ ‌‍‌‌‌‍​‌‌ ​​‌‍‍‌‌‍‌‌‌ ​‍‌ ​ ​‍ ‍‌ ​ ‌‍​‌‌‍ ‍‌‍‍‌‌ ‌​‌ ‍‌​‍ ‍‌ ​ ‌ ‌​‌ ‌‌‌‍‌​‌‍‍‌‌‍ ​‍ ‌‍‍‌‌‍ ‍‌ ‌​‌‍‌‌‌‍ ‍‌ ‌​​‍ ‌‍‌‌‌‍‌​‌‍‍‌‌ ‌​​‍ ‌‍ ‌‌‍ ‌‍‌​‌‍‌‌​ ‌‌ ​​‌ ​‍‌‍‌‌‌ ​ ‌‍‌‌‌‍ ‍‌ ‌​‌‍​‌‌ ‌​‌‍‍‌‌‍ ‌‍ ‍​ ‍ ‌‍‍‌‌‍‌​​ ‌‌‍‌‍‌‍ ‌‍ ‌ ‌​‌‍‌‌‌ ​‍​ ‍ ‌ ‌​‌ ‍‌‌ ​​‌‍‌‌​ ‌‌‍‌‍‌‍ ‌‍ ‌ ‌​‌‍‌‌‌ ​‍​ ‍ ‌ ​​‌‍​‌‌ ‌​‌‍‍​​ ‌‌‍​ ‌‍ ‌‍ ​‌ ‌‌‌‍ ‌‌‍ ‍‌ ​ ​‍‌‌​ ‌‌‌​​‍‌‌ ‌‍‍ ‌‍‌‌‌ ‍‌​‍‌‌​ ​ ‌​‌​​‍‌‌​ ​ ‌​‌​​‍‌‌​ ​‍​ ​‍‌‍‌‌‌‍​‍​ ​‍​ ‍​‌‍​ ​ ‌‌‌‍​ ‌‍​ ‌‍‌‌‌‍​‍‌‍​‌​ ​‌​‍‌‌​ ​‍​ ​‍​‍‌‌​ ‌‌‌​‌​​‍ ‍‌‍ ​‌‍‍‌‌‍ ‍‌‍‍ ‌ ​ ​‍‌‌​ ‌‌‌​​‍‌‌ ‌‍‍ ‌‍‌‌‌ ‍‌​‍‌‌​ ​ ‌​‌​​‍‌‌​ ​ ‌​‌​​‍‌‌​ ​‍​ ​‍​ ‌​‌‍‌‌​ ‌‍‌‍‌​​ ​‍​ ‌‍​ ​‍‌‍‌‍‌‍​‌‌‍​ ‌‍​ ‌‍​ ​‍‌‌​ ​‍​ ​‍​‍‌‌​ ‌‌‌​‌​​‍ ‍‌‍ ‍‌‍​‌‌‍ ‌‌‍‌‌​ ‌‍​‍‌‍​‌‌ ​ ‌‍‌‌‌‌‌‌‌ ​‍‌‍ ​​ ‌‌‍‍​‌ ‌​‌ ‌​‌ ​​‌ ​ ​‍‌‌​ ​ ‌​​‌​‍‌‌​ ​‍‌​‌‍​‍‌‌​ ​‍‌​‌‍‌‍​ ‌‍‍​‌‍‌‌‌‍ ​‌ ​ ‌‍‌‌‌‍​‌‌ ​​‌‍‍‌‌‍‌‌‌ ​‍‌ ​ ​‍ ‍‌ ​ ‌‍​‌‌‍ ‍‌‍‍‌‌ ‌​‌ ‍‌​‍ ‍‌ ​ ‌ ‌​‌ ‌‌‌‍‌​‌‍‍‌‌‍ ​‍‌‍‌‍‍‌‌‍‌​​ ‌‌‍‌‍‌‍ ‌‍ ‌ ‌​‌‍‌‌‌ ​‍​‍‌‍‌ ‌​‌ ‍‌‌ ​​‌‍‌‌​ ‌‌‍‌‍‌‍ ‌‍ ‌ ‌​‌‍‌‌‌ ​‍​‍‌‍‌ ​​‌‍​‌‌ ‌​‌‍‍​​ ‌‌‍​ ‌‍ ‌‍ ​‌ ‌‌‌‍ ‌‌‍ ‍‌ ​ ​‍‌‌​ ‌‌‌​​‍‌‌ ‌‍‍ ‌‍‌‌‌ ‍‌​‍‌‌​ ​ ‌​‌​​‍‌‌​ ​ ‌​‌​​‍‌‌​ ​‍​ ​‍‌‍‌‌‌‍​‍​ ​‍​ ‍​‌‍​ ​ ‌‌‌‍​ ‌‍​ ‌‍‌‌‌‍​‍‌‍​‌​ ​‌​‍‌‌​ ​‍​ ​‍​‍‌‌​ ‌‌‌​‌​​‍ ‍‌‍ ​‌‍‍‌‌‍ ‍‌‍‍ ‌ ​ ​‍‌‌​ ‌‌‌​​‍‌‌ ‌‍‍ ‌‍‌‌‌ ‍‌​‍‌‌​ ​ ‌​‌​​‍‌‌​ ​ ‌​‌​​‍‌‌​ ​‍​ ​‍​ ‌​‌‍‌‌​ ‌‍‌‍‌​​ ​‍​ ‌‍​ ​‍‌‍‌‍‌‍​‌‌‍​ ‌‍​ ‌‍​ ​‍‌‌​ ​‍​ ​‍​‍‌‌​ ‌‌‌​‌​​‍ ‍‌‍ ‍‌‍​‌‌‍ ‌‌‍‌‌​‍‌‍‌ ​​‌‍‌‌‌ ​‍‌ ​ ‌ ​​‌‍‌‌‌‍​ ‌ ‌​‌‍‍‌‌ ‌‍‌‍‌‌​ ‌‌ ​​‌ ‌‌‌‍​‍‌‍ ​‌‍‍‌‌ ​ ‌‍‍​‌‍‌‌‌‍‌​​‍​‍‌ ‌
Athletic Club​​​​‌ ‍ ​‍​‍‌‍ ‌ ​‍‌‍‍‌‌‍‌ ‌‍‍‌‌‍ ‍​‍​‍​ ‍‍​‍​‍‌ ​ ‌‍​‌‌‍ ‍‌‍‍‌‌ ‌​‌ ‍‌​‍ ‍‌‍‍‌‌‍ ​‍​‍​‍ ​​‍​‍‌‍‍​‌ ​‍‌‍‌‌‌‍‌‍​‍​‍​ ‍‍​‍​‍‌‍‍​‌ ‌​‌ ‌​‌ ​​‌ ​ ​ ‍‍​‍ ​‍ ‌‍​ ‌‍‍​‌‍‌‌‌‍ ​‌ ​ ‌‍‌‌‌‍​‌‌ ​​‌‍‍‌‌‍‌‌‌ ​‍‌ ​ ​‍ ‍‌ ​ ‌‍​‌‌‍ ‍‌‍‍‌‌ ‌​‌ ‍‌​‍ ‍‌ ​ ‌ ‌​‌ ‌‌‌‍‌​‌‍‍‌‌‍ ​‍ ‌‍‍‌‌‍ ‍‌ ‌​‌‍‌‌‌‍ ‍‌ ‌​​‍ ‌‍‌‌‌‍‌​‌‍‍‌‌ ‌​​‍ ‌‍ ‌‌‍ ‌‍‌​‌‍‌‌​ ‌‌ ​​‌ ​‍‌‍‌‌‌ ​ ‌‍‌‌‌‍ ‍‌ ‌​‌‍​‌‌ ‌​‌‍‍‌‌‍ ‌‍ ‍​ ‍ ‌‍‍‌‌‍‌​​ ‌‌‍‌‍‌‍ ‌‍ ‌ ‌​‌‍‌‌‌ ​‍​ ‍ ‌ ‌​‌ ‍‌‌ ​​‌‍‌‌​ ‌‌‍‌‍‌‍ ‌‍ ‌ ‌​‌‍‌‌‌ ​‍​ ‍ ‌ ​​‌‍​‌‌ ‌​‌‍‍​​ ‌‌‍​ ‌‍ ‌‍ ​‌ ‌‌‌‍ ‌‌‍ ‍‌ ​ ​‍‌‌​ ‌‌‌​​‍‌‌ ‌‍‍ ‌‍‌‌‌ ‍‌​‍‌‌​ ​ ‌​‌​​‍‌‌​ ​ ‌​‌​​‍‌‌​ ​‍​ ​‍‌‍‌‌‌‍​‍​ ​‍​ ‍​‌‍​ ​ ‌‌‌‍​ ‌‍​ ‌‍‌‌‌‍​‍‌‍​‌​ ​‌​‍‌‌​ ​‍​ ​‍​‍‌‌​ ‌‌‌​‌​​‍ ‍‌‍ ​‌‍‍‌‌‍ ‍‌‍‍ ‌ ​ ​‍‌‌​ ‌‌‌​​‍‌‌ ‌‍‍ ‌‍‌‌‌ ‍‌​‍‌‌​ ​ ‌​‌​​‍‌‌​ ​ ‌​‌​​‍‌‌​ ​‍​ ​‍​ ‍​‌‍​‌​ ​ ​ ‌​‌‍​‌​ ‌ ‌‍‌​‌‍​‌​ ​ ​ ‍​‌‍‌‌‌‍​ ​‍‌‌​ ​‍​ ​‍​‍‌‌​ ‌‌‌​‌​​‍ ‍‌‍ ‍‌‍​‌‌‍ ‌‌‍‌‌​ ‌‍​‍‌‍​‌‌ ​ ‌‍‌‌‌‌‌‌‌ ​‍‌‍ ​​ ‌‌‍‍​‌ ‌​‌ ‌​‌ ​​‌ ​ ​‍‌‌​ ​ ‌​​‌​‍‌‌​ ​‍‌​‌‍​‍‌‌​ ​‍‌​‌‍‌‍​ ‌‍‍​‌‍‌‌‌‍ ​‌ ​ ‌‍‌‌‌‍​‌‌ ​​‌‍‍‌‌‍‌‌‌ ​‍‌ ​ ​‍ ‍‌ ​ ‌‍​‌‌‍ ‍‌‍‍‌‌ ‌​‌ ‍‌​‍ ‍‌ ​ ‌ ‌​‌ ‌‌‌‍‌​‌‍‍‌‌‍ ​‍‌‍‌‍‍‌‌‍‌​​ ‌‌‍‌‍‌‍ ‌‍ ‌ ‌​‌‍‌‌‌ ​‍​‍‌‍‌ ‌​‌ ‍‌‌ ​​‌‍‌‌​ ‌‌‍‌‍‌‍ ‌‍ ‌ ‌​‌‍‌‌‌ ​‍​‍‌‍‌ ​​‌‍​‌‌ ‌​‌‍‍​​ ‌‌‍​ ‌‍ ‌‍ ​‌ ‌‌‌‍ ‌‌‍ ‍‌ ​ ​‍‌‌​ ‌‌‌​​‍‌‌ ‌‍‍ ‌‍‌‌‌ ‍‌​‍‌‌​ ​ ‌​‌​​‍‌‌​ ​ ‌​‌​​‍‌‌​ ​‍​ ​‍‌‍‌‌‌‍​‍​ ​‍​ ‍​‌‍​ ​ ‌‌‌‍​ ‌‍​ ‌‍‌‌‌‍​‍‌‍​‌​ ​‌​‍‌‌​ ​‍​ ​‍​‍‌‌​ ‌‌‌​‌​​‍ ‍‌‍ ​‌‍‍‌‌‍ ‍‌‍‍ ‌ ​ ​‍‌‌​ ‌‌‌​​‍‌‌ ‌‍‍ ‌‍‌‌‌ ‍‌​‍‌‌​ ​ ‌​‌​​‍‌‌​ ​ ‌​‌​​‍‌‌​ ​‍​ ​‍​ ‍​‌‍​‌​ ​ ​ ‌​‌‍​‌​ ‌ ‌‍‌​‌‍​‌​ ​ ​ ‍​‌‍‌‌‌‍​ ​‍‌‌​ ​‍​ ​‍​‍‌‌​ ‌‌‌​‌​​‍ ‍‌‍ ‍‌‍​‌‌‍ ‌‌‍‌‌​‍‌‍‌ ​​‌‍‌‌‌ ​‍‌ ​ ‌ ​​‌‍‌‌‌‍​ ‌ ‌​‌‍‍‌‌ ‌‍‌‍‌‌​ ‌‌ ​​‌ ‌‌‌‍​‍‌‍ ​‌‍‍‌‌ ​ ‌‍‍​‌‍‌‌‌‍‌​​‍​‍‌ ‌
Marina​​​​‌ ‍ ​‍​‍‌‍ ‌ ​‍‌‍‍‌‌‍‌ ‌‍‍‌‌‍ ‍​‍​‍​ ‍‍​‍​‍‌ ​ ‌‍​‌‌‍ ‍‌‍‍‌‌ ‌​‌ ‍‌​‍ ‍‌‍‍‌‌‍ ​‍​‍​‍ ​​‍​‍‌‍‍​‌ ​‍‌‍‌‌‌‍‌‍​‍​‍​ ‍‍​‍​‍‌‍‍​‌ ‌​‌ ‌​‌ ​​‌ ​ ​ ‍‍​‍ ​‍ ‌‍​ ‌‍‍​‌‍‌‌‌‍ ​‌ ​ ‌‍‌‌‌‍​‌‌ ​​‌‍‍‌‌‍‌‌‌ ​‍‌ ​ ​‍ ‍‌ ​ ‌‍​‌‌‍ ‍‌‍‍‌‌ ‌​‌ ‍‌​‍ ‍‌ ​ ‌ ‌​‌ ‌‌‌‍‌​‌‍‍‌‌‍ ​‍ ‌‍‍‌‌‍ ‍‌ ‌​‌‍‌‌‌‍ ‍‌ ‌​​‍ ‌‍‌‌‌‍‌​‌‍‍‌‌ ‌​​‍ ‌‍ ‌‌‍ ‌‍‌​‌‍‌‌​ ‌‌ ​​‌ ​‍‌‍‌‌‌ ​ ‌‍‌‌‌‍ ‍‌ ‌​‌‍​‌‌ ‌​‌‍‍‌‌‍ ‌‍ ‍​ ‍ ‌‍‍‌‌‍‌​​ ‌‌‍‌‍‌‍ ‌‍ ‌ ‌​‌‍‌‌‌ ​‍​ ‍ ‌ ‌​‌ ‍‌‌ ​​‌‍‌‌​ ‌‌‍‌‍‌‍ ‌‍ ‌ ‌​‌‍‌‌‌ ​‍​ ‍ ‌ ​​‌‍​‌‌ ‌​‌‍‍​​ ‌‌‍​ ‌‍ ‌‍ ​‌ ‌‌‌‍ ‌‌‍ ‍‌ ​ ​‍‌‌​ ‌‌‌​​‍‌‌ ‌‍‍ ‌‍‌‌‌ ‍‌​‍‌‌​ ​ ‌​‌​​‍‌‌​ ​ ‌​‌​​‍‌‌​ ​‍​ ​‍‌‍‌‌‌‍​‍​ ​‍​ ‍​‌‍​ ​ ‌‌‌‍​ ‌‍​ ‌‍‌‌‌‍​‍‌‍​‌​ ​‌​‍‌‌​ ​‍​ ​‍​‍‌‌​ ‌‌‌​‌​​‍ ‍‌‍ ​‌‍‍‌‌‍ ‍‌‍‍ ‌ ​ ​‍‌‌​ ‌‌‌​​‍‌‌ ‌‍‍ ‌‍‌‌‌ ‍‌​‍‌‌​ ​ ‌​‌​​‍‌‌​ ​ ‌​‌​​‍‌‌​ ​‍​ ​‍​ ‌‍​ ‌‌​ ‌‍​ ‌‌‌‍‌‌‌‍‌‍‌‍​‌​ ​​​ ‌‍​ ‌‌​ ‌​‌‍‌​​‍‌‌​ ​‍​ ​‍​‍‌‌​ ‌‌‌​‌​​‍ ‍‌‍ ‍‌‍​‌‌‍ ‌‌‍‌‌​ ‌‍​‍‌‍​‌‌ ​ ‌‍‌‌‌‌‌‌‌ ​‍‌‍ ​​ ‌‌‍‍​‌ ‌​‌ ‌​‌ ​​‌ ​ ​‍‌‌​ ​ ‌​​‌​‍‌‌​ ​‍‌​‌‍​‍‌‌​ ​‍‌​‌‍‌‍​ ‌‍‍​‌‍‌‌‌‍ ​‌ ​ ‌‍‌‌‌‍​‌‌ ​​‌‍‍‌‌‍‌‌‌ ​‍‌ ​ ​‍ ‍‌ ​ ‌‍​‌‌‍ ‍‌‍‍‌‌ ‌​‌ ‍‌​‍ ‍‌ ​ ‌ ‌​‌ ‌‌‌‍‌​‌‍‍‌‌‍ ​‍‌‍‌‍‍‌‌‍‌​​ ‌‌‍‌‍‌‍ ‌‍ ‌ ‌​‌‍‌‌‌ ​‍​‍‌‍‌ ‌​‌ ‍‌‌ ​​‌‍‌‌​ ‌‌‍‌‍‌‍ ‌‍ ‌ ‌​‌‍‌‌‌ ​‍​‍‌‍‌ ​​‌‍​‌‌ ‌​‌‍‍​​ ‌‌‍​ ‌‍ ‌‍ ​‌ ‌‌‌‍ ‌‌‍ ‍‌ ​ ​‍‌‌​ ‌‌‌​​‍‌‌ ‌‍‍ ‌‍‌‌‌ ‍‌​‍‌‌​ ​ ‌​‌​​‍‌‌​ ​ ‌​‌​​‍‌‌​ ​‍​ ​‍‌‍‌‌‌‍​‍​ ​‍​ ‍​‌‍​ ​ ‌‌‌‍​ ‌‍​ ‌‍‌‌‌‍​‍‌‍​‌​ ​‌​‍‌‌​ ​‍​ ​‍​‍‌‌​ ‌‌‌​‌​​‍ ‍‌‍ ​‌‍‍‌‌‍ ‍‌‍‍ ‌ ​ ​‍‌‌​ ‌‌‌​​‍‌‌ ‌‍‍ ‌‍‌‌‌ ‍‌​‍‌‌​ ​ ‌​‌​​‍‌‌​ ​ ‌​‌​​‍‌‌​ ​‍​ ​‍​ ‌‍​ ‌‌​ ‌‍​ ‌‌‌‍‌‌‌‍‌‍‌‍​‌​ ​​​ ‌‍​ ‌‌​ ‌​‌‍‌​​‍‌‌​ ​‍​ ​‍​‍‌‌​ ‌‌‌​‌​​‍ ‍‌‍ ‍‌‍​‌‌‍ ‌‌‍‌‌​‍‌‍‌ ​​‌‍‌‌‌ ​‍‌ ​ ‌ ​​‌‍‌‌‌‍​ ‌ ‌​‌‍‍‌‌ ‌‍‌‍‌‌​ ‌‌ ​​‌ ‌‌‌‍​‍‌‍ ​‌‍‍‌‌ ​ ‌‍‍​‌‍‌‌‌‍‌​​‍​‍‌ ‌